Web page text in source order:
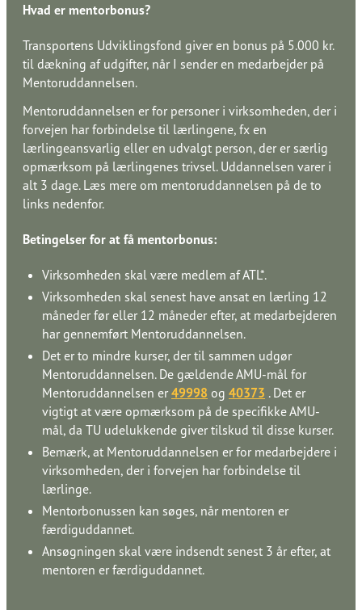
Hvad er mentorbonus?​​​​‌ ‍ ​‍​‍‌‍ ‌ ​‍‌‍‍‌‌‍‌ ‌‍‍‌‌‍ ‍​‍​‍​ ‍‍​‍​‍‌ ​ ‌‍​‌‌‍ ‍‌‍‍‌‌ ‌​‌ ‍‌​‍ ‍‌‍‍‌‌‍ ​‍​‍​‍ ​​‍​‍‌‍‍​‌ ​‍‌‍‌‌‌‍‌‍​‍​‍​ ‍‍​‍​‍‌‍‍​‌ ‌​‌ ‌​‌ ​​‌ ​ ​ ‍‍​‍ ​‍ ‌ ‌​‌ ‌‌​‍ ‍‌ ​ ‌‍​‌‌‍ ‍‌‍‍‌‌ ‌​‌ ‍‌​‍ ‍‌ ​ ‌ ‌​‌ ‌‌‌‍‌​‌‍‍‌‌‍ ​‍ ‌‍‍‌‌‍ ‍‌ ‌​‌‍‌‌‌‍ ‍‌ ‌​​‍ ‌‍‌‌‌‍‌​‌‍‍‌‌ ‌​​‍ ‌‍ ‌‌‍ ‌‍‌​‌‍‌‌​ ‌‌ ​​‌ ​‍‌‍‌‌‌ ​ ‌‍‌‌‌‍ ‍‌ ‌​‌‍​‌‌ ‌​‌‍‍‌‌‍ ‌‍ ‍​ ‍ ‌‍‍‌‌‍‌​​ ‌‌ ​​‌‍​‌‌‍‌ ‌‍‌‌​‍ ‌‌ ‌​‌‍‍‌‌‍ ​‌ ​ ‌‍‍ ‌ ‌‌‌‍‌​​‍ ‌‌ ‌​‌‍‍‌‌‍ ​​‍ ‌‌ ‌‍‌‍‍‌‌ ​‍‌‍‍ ‌ ​ ‌‍ ‌‍ ‌‌‍‍​‌‍‌‌‌‍‌​‌‍‌‌‌ ​‍​ ‍ ‌ ‌​‌ ‍‌‌ ​​‌‍‌‌​ ‌‌ ​​‌‍​‌‌‍‌ ‌‍‌‌​ ‍ ‌ ​​‌‍​‌‌ ‌​‌‍‍​​ ‌‌ ​ ‌‍‌‌‌‍​ ‌ ‌​‌‍‍‌‌‍ ‌‍ ‍‌ ​ ​‍‌‌​ ‌‌‌​​‍‌‌ ‌‍‍ ‌‍‌‌‌ ‍‌​‍‌‌​ ​ ‌​‌​​‍‌‌​ ​ ‌​‌​​‍‌‌​ ​‍​ ​‍​ ​‌​ ‌‍​ ​ ​ ​‍​ ‌‍​ ​‍‌‍​‍‌‍​ ​ ​‌‌‍‌​​ ‌ ‌‍‌‌​‍‌‌​ ​‍​ ​‍​‍‌‌​ ‌‌‌​‌​​‍ ‍‌‍​ ‌‍ ‌‍ ‍‌ ‌​‌‍‌‌‌‍ ‍‌ ‌​​‍‌‌​ ‌‌‌​​‍‌‌ ‌‍‍ ‌‍‌‌‌ ‍‌​‍‌‌​ ​ ‌​‌​​‍‌‌​ ​ ‌​‌​​‍‌‌​ ​‍​ ​‍‌‍​ ​ ‍​‌‍​‍​ ‌‌‌‍​ ‌‍‌‍​ ‌‍​ ‌ ‌‍​‍‌‍​‌‌‍‌‌​ ​​​‍‌‌​ ​‍​ ​‍​‍‌‌​ ‌‌‌​‌​​‍ ‍‌‍​‍‌‍ ​‌‍ ‌‍​ ‌‍‍ ‌ ​ ​‍‌‌​ ‌‌‌​​‍‌‌ ‌‍‍ ‌‍‌‌‌ ‍‌​‍‌‌​ ​ ‌​‌​​‍‌‌​ ​ ‌​‌​​‍‌‌​ ​‍​ ​‍‌‍​ ​ ​‍‌‍​ ​ ‍​​ ​ ​ ​‍‌‍‌‍​ ​‌​ ​ ​ ​‌​ ‍‌​ ‍‌​‍‌‌​ ​‍​ ​‍​‍‌‌​ ‌‌‌​‌​​‍ ‍‌‍​‍‌‍ ‌‍‌​‌ ‍‌​‍‌‌​ ‌‌‌​​‍‌‌ ‌‍‍ ‌‍‌‌‌ ‍‌​‍‌‌​ ​ ‌​‌​​‍‌‌​ ​ ‌​‌​​‍‌‌​ ​‍​ ​‍​ ‌​​ ​​‌‍‌‍​ ​‌​ ‌‍‌‍​‍​ ​ ​ ​​​ ‍‌​ ​​‌‍​ ​ ​​​‍‌‌​ ​‍​ ​‍​‍‌‌​ ‌‌‌​‌​​‍ ‍‌‍​ ‌‍‍​‌‍‍‌‌‍ ​‌‍‌​‌ ​‍‌‍‌‌‌‍ ‍​‍‌‌​ ‌‌‌​​‍‌‌ ‌‍‍ ‌‍‌‌‌ ‍‌​‍‌‌​ ​ ‌​‌​​‍‌‌​ ​ ‌​‌​​‍‌‌​ ​‍​ ​‍​ ‌​​ ‍​​ ​‌‌‍​‌​ ​ ‌‍‌‍‌‍​ ​ ​‌​ ‍​‌‍‌‌​ ​‌‌‍​‍​‍‌‌​ ​‍​ ​‍​‍‌‌​ ‌‌‌​‌​​‍ ‍‌ ‌​‌‍‌‌‌ ‍​‌ ‌​​ ‌‍​‍‌‍​‌‌ ​ ‌‍‌‌‌‌‌‌‌ ​‍‌‍ ​​ ‌‌‍‍​‌ ‌​‌ ‌​‌ ​​‌ ​ ​‍‌‌​ ​ ‌​​‌​‍‌‌​ ​‍‌​‌‍​‍‌‌​ ​‍‌​‌‍‌ ‌​‌ ‌‌​‍ ‍‌ ​ ‌‍​‌‌‍ ‍‌‍‍‌‌ ‌​‌ ‍‌​‍ ‍‌ ​ ‌ ‌​‌ ‌‌‌‍‌​‌‍‍‌‌‍ ​‍‌‍‌‍‍‌‌‍‌​​ ‌‌ ​​‌‍​‌‌‍‌ ‌‍‌‌​‍ ‌‌ ‌​‌‍‍‌‌‍ ​‌ ​ ‌‍‍ ‌ ‌‌‌‍‌​​‍ ‌‌ ‌​‌‍‍‌‌‍ ​​‍ ‌‌ ‌‍‌‍‍‌‌ ​‍‌‍‍ ‌ ​ ‌‍ ‌‍ ‌‌‍‍​‌‍‌‌‌‍‌​‌‍‌‌‌ ​‍​‍‌‍‌ ‌​‌ ‍‌‌ ​​‌‍‌‌​ ‌‌ ​​‌‍​‌‌‍‌ ‌‍‌‌​‍‌‍‌ ​​‌‍​‌‌ ‌​‌‍‍​​ ‌‌ ​ ‌‍‌‌‌‍​ ‌ ‌​‌‍‍‌‌‍ ‌‍ ‍‌ ​ ​‍‌‌​ ‌‌‌​​‍‌‌ ‌‍‍ ‌‍‌‌‌ ‍‌​‍‌‌​ ​ ‌​‌​​‍‌‌​ ​ ‌​‌​​‍‌‌​ ​‍​ ​‍​ ​‌​ ‌‍​ ​ ​ ​‍​ ‌‍​ ​‍‌‍​‍‌‍​ ​ ​‌‌‍‌​​ ‌ ‌‍‌‌​‍‌‌​ ​‍​ ​‍​‍‌‌​ ‌‌‌​‌​​‍ ‍‌‍​ ‌‍ ‌‍ ‍‌ ‌​‌‍‌‌‌‍ ‍‌ ‌​​‍‌‌​ ‌‌‌​​‍‌‌ ‌‍‍ ‌‍‌‌‌ ‍‌​‍‌‌​ ​ ‌​‌​​‍‌‌​ ​ ‌​‌​​‍‌‌​ ​‍​ ​‍‌‍​ ​ ‍​‌‍​‍​ ‌‌‌‍​ ‌‍‌‍​ ‌‍​ ‌ ‌‍​‍‌‍​‌‌‍‌‌​ ​​​‍‌‌​ ​‍​ ​‍​‍‌‌​ ‌‌‌​‌​​‍ ‍‌‍​‍‌‍ ​‌‍ ‌‍​ ‌‍‍ ‌ ​ ​‍‌‌​ ‌‌‌​​‍‌‌ ‌‍‍ ‌‍‌‌‌ ‍‌​‍‌‌​ ​ ‌​‌​​‍‌‌​ ​ ‌​‌​​‍‌‌​ ​‍​ ​‍‌‍​ ​ ​‍‌‍​ ​ ‍​​ ​ ​ ​‍‌‍‌‍​ ​‌​ ​ ​ ​‌​ ‍‌​ ‍‌​‍‌‌​ ​‍​ ​‍​‍‌‌​ ‌‌‌​‌​​‍ ‍‌‍​‍‌‍ ‌‍‌​‌ ‍‌​‍‌‌​ ‌‌‌​​‍‌‌ ‌‍‍ ‌‍‌‌‌ ‍‌​‍‌‌​ ​ ‌​‌​​‍‌‌​ ​ ‌​‌​​‍‌‌​ ​‍​ ​‍​ ‌​​ ​​‌‍‌‍​ ​‌​ ‌‍‌‍​‍​ ​ ​ ​​​ ‍‌​ ​​‌‍​ ​ ​​​‍‌‌​ ​‍​ ​‍​‍‌‌​ ‌‌‌​‌​​‍ ‍‌‍​ ‌‍‍​‌‍‍‌‌‍ ​‌‍‌​‌ ​‍‌‍‌‌‌‍ ‍​‍‌‌​ ‌‌‌​​‍‌‌ ‌‍‍ ‌‍‌‌‌ ‍‌​‍‌‌​ ​ ‌​‌​​‍‌‌​ ​ ‌​‌​​‍‌‌​ ​‍​ ​‍​ ‌​​ ‍​​ ​‌‌‍​‌​ ​ ‌‍‌‍‌‍​ ​ ​‌​ ‍​‌‍‌‌​ ​‌‌‍​‍​‍‌‌​ ​‍​ ​‍​‍‌‌​ ‌‌‌​‌​​‍ ‍‌ ‌​‌‍‌‌‌ ‍​‌ ‌​​‍‌‍‌ ​​‌‍‌‌‌ ​‍‌ ​ ‌ ​​‌‍‌‌‌‍​ ‌ ‌​‌‍‍‌‌ ‌‍‌‍‌‌​ ‌‌ ​​‌ ‌‌‌‍​‍‌‍ ​‌‍‍‌‌ ​ ‌‍‍​‌‍‌‌‌‍‌​​‍​‍‌ ‌
Transportens Udviklingsfond giver en bonus på 5.000 kr.
til dækning af udgifter, når I sender en medarbejder på
Mentoruddannelsen.​​​​‌ ‍ ​‍​‍‌‍ ‌ ​‍‌‍‍‌‌‍‌ ‌‍‍‌‌‍ ‍​‍​‍​ ‍‍​‍​‍‌ ​ ‌‍​‌‌‍ ‍‌‍‍‌‌ ‌​‌ ‍‌​‍ ‍‌‍‍‌‌‍ ​‍​‍​‍ ​​‍​‍‌‍‍​‌ ​‍‌‍‌‌‌‍‌‍​‍​‍​ ‍‍​‍​‍‌‍‍​‌ ‌​‌ ‌​‌ ​​‌ ​ ​ ‍‍​‍ ​‍ ‌ ‌​‌ ‌‌​‍ ‍‌ ​ ‌‍​‌‌‍ ‍‌‍‍‌‌ ‌​‌ ‍‌​‍ ‍‌ ​ ‌ ‌​‌ ‌‌‌‍‌​‌‍‍‌‌‍ ​‍ ‌‍‍‌‌‍ ‍‌ ‌​‌‍‌‌‌‍ ‍‌ ‌​​‍ ‌‍‌‌‌‍‌​‌‍‍‌‌ ‌​​‍ ‌‍ ‌‌‍ ‌‍‌​‌‍‌‌​ ‌‌ ​​‌ ​‍‌‍‌‌‌ ​ ‌‍‌‌‌‍ ‍‌ ‌​‌‍​‌‌ ‌​‌‍‍‌‌‍ ‌‍ ‍​ ‍ ‌‍‍‌‌‍‌​​ ‌‌ ​​‌‍​‌‌‍‌ ‌‍‌‌​‍ ‌‌ ‌​‌‍‍‌‌‍ ​‌ ​ ‌‍‍ ‌ ‌‌‌‍‌​​‍ ‌‌ ‌​‌‍‍‌‌‍ ​​‍ ‌‌ ‌‍‌‍‍‌‌ ​‍‌‍‍ ‌ ​ ‌‍ ‌‍ ‌‌‍‍​‌‍‌‌‌‍‌​‌‍‌‌‌ ​‍​ ‍ ‌ ‌​‌ ‍‌‌ ​​‌‍‌‌​ ‌‌ ​​‌‍​‌‌‍‌ ‌‍‌‌​ ‍ ‌ ​​‌‍​‌‌ ‌​‌‍‍​​ ‌‌ ​ ‌‍‌‌‌‍​ ‌ ‌​‌‍‍‌‌‍ ‌‍ ‍‌ ​ ​‍‌‌​ ‌‌‌​​‍‌‌ ‌‍‍ ‌‍‌‌‌ ‍‌​‍‌‌​ ​ ‌​‌​​‍‌‌​ ​ ‌​‌​​‍‌‌​ ​‍​ ​‍​ ​‌​ ‌‍​ ​ ​ ​‍​ ‌‍​ ​‍‌‍​‍‌‍​ ​ ​‌‌‍‌​​ ‌ ‌‍‌‌​‍‌‌​ ​‍​ ​‍​‍‌‌​ ‌‌‌​‌​​‍ ‍‌‍​ ‌‍ ‌‍ ‍‌ ‌​‌‍‌‌‌‍ ‍‌ ‌​​‍‌‌​ ‌‌‌​​‍‌‌ ‌‍‍ ‌‍‌‌‌ ‍‌​‍‌‌​ ​ ‌​‌​​‍‌‌​ ​ ‌​‌​​‍‌‌​ ​‍​ ​‍‌‍​ ​ ‍​‌‍​‍​ ‌‌‌‍​ ‌‍‌‍​ ‌‍​ ‌ ‌‍​‍‌‍​‌‌‍‌‌​ ​​​‍‌‌​ ​‍​ ​‍​‍‌‌​ ‌‌‌​‌​​‍ ‍‌‍​‍‌‍ ​‌‍ ‌‍​ ‌‍‍ ‌ ​ ​‍‌‌​ ‌‌‌​​‍‌‌ ‌‍‍ ‌‍‌‌‌ ‍‌​‍‌‌​ ​ ‌​‌​​‍‌‌​ ​ ‌​‌​​‍‌‌​ ​‍​ ​‍‌‍​ ​ ​‍‌‍​ ​ ‍​​ ​ ​ ​‍‌‍‌‍​ ​‌​ ​ ​ ​‌​ ‍‌​ ‍‌​‍‌‌​ ​‍​ ​‍​‍‌‌​ ‌‌‌​‌​​‍ ‍‌‍​‍‌‍ ‌‍‌​‌ ‍‌​‍‌‌​ ‌‌‌​​‍‌‌ ‌‍‍ ‌‍‌‌‌ ‍‌​‍‌‌​ ​ ‌​‌​​‍‌‌​ ​ ‌​‌​​‍‌‌​ ​‍​ ​‍​ ‌‍​ ‍​‌‍‌‌‌‍‌​​ ​ ​ ​‌​ ‍​​ ‌‌​ ​‍​ ‌‍​ ​​‌‍‌‍​‍‌‌​ ​‍​ ​‍​‍‌‌​ ‌‌‌​‌​​‍ ‍‌‍​ ‌‍‍​‌‍‍‌‌‍ ​‌‍‌​‌ ​‍‌‍‌‌‌‍ ‍​‍‌‌​ ‌‌‌​​‍‌‌ ‌‍‍ ‌‍‌‌‌ ‍‌​‍‌‌​ ​ ‌​‌​​‍‌‌​ ​ ‌​‌​​‍‌‌​ ​‍​ ​‍​ ‌​‌‍​‌​ ‌‍​ ​ ​ ​ ​ ‍‌​ ‍​‌‍​ ‌‍‌‍‌‍​ ​ ​‍‌‍​‍​‍‌‌​ ​‍​ ​‍​‍‌‌​ ‌‌‌​‌​​‍ ‍‌ ‌​‌‍‌‌‌ ‍​‌ ‌​​ ‌‍​‍‌‍​‌‌ ​ ‌‍‌‌‌‌‌‌‌ ​‍‌‍ ​​ ‌‌‍‍​‌ ‌​‌ ‌​‌ ​​‌ ​ ​‍‌‌​ ​ ‌​​‌​‍‌‌​ ​‍‌​‌‍​‍‌‌​ ​‍‌​‌‍‌ ‌​‌ ‌‌​‍ ‍‌ ​ ‌‍​‌‌‍ ‍‌‍‍‌‌ ‌​‌ ‍‌​‍ ‍‌ ​ ‌ ‌​‌ ‌‌‌‍‌​‌‍‍‌‌‍ ​‍‌‍‌‍‍‌‌‍‌​​ ‌‌ ​​‌‍​‌‌‍‌ ‌‍‌‌​‍ ‌‌ ‌​‌‍‍‌‌‍ ​‌ ​ ‌‍‍ ‌ ‌‌‌‍‌​​‍ ‌‌ ‌​‌‍‍‌‌‍ ​​‍ ‌‌ ‌‍‌‍‍‌‌ ​‍‌‍‍ ‌ ​ ‌‍ ‌‍ ‌‌‍‍​‌‍‌‌‌‍‌​‌‍‌‌‌ ​‍​‍‌‍‌ ‌​‌ ‍‌‌ ​​‌‍‌‌​ ‌‌ ​​‌‍​‌‌‍‌ ‌‍‌‌​‍‌‍‌ ​​‌‍​‌‌ ‌​‌‍‍​​ ‌‌ ​ ‌‍‌‌‌‍​ ‌ ‌​‌‍‍‌‌‍ ‌‍ ‍‌ ​ ​‍‌‌​ ‌‌‌​​‍‌‌ ‌‍‍ ‌‍‌‌‌ ‍‌​‍‌‌​ ​ ‌​‌​​‍‌‌​ ​ ‌​‌​​‍‌‌​ ​‍​ ​‍​ ​‌​ ‌‍​ ​ ​ ​‍​ ‌‍​ ​‍‌‍​‍‌‍​ ​ ​‌‌‍‌​​ ‌ ‌‍‌‌​‍‌‌​ ​‍​ ​‍​‍‌‌​ ‌‌‌​‌​​‍ ‍‌‍​ ‌‍ ‌‍ ‍‌ ‌​‌‍‌‌‌‍ ‍‌ ‌​​‍‌‌​ ‌‌‌​​‍‌‌ ‌‍‍ ‌‍‌‌‌ ‍‌​‍‌‌​ ​ ‌​‌​​‍‌‌​ ​ ‌​‌​​‍‌‌​ ​‍​ ​‍‌‍​ ​ ‍​‌‍​‍​ ‌‌‌‍​ ‌‍‌‍​ ‌‍​ ‌ ‌‍​‍‌‍​‌‌‍‌‌​ ​​​‍‌‌​ ​‍​ ​‍​‍‌‌​ ‌‌‌​‌​​‍ ‍‌‍​‍‌‍ ​‌‍ ‌‍​ ‌‍‍ ‌ ​ ​‍‌‌​ ‌‌‌​​‍‌‌ ‌‍‍ ‌‍‌‌‌ ‍‌​‍‌‌​ ​ ‌​‌​​‍‌‌​ ​ ‌​‌​​‍‌‌​ ​‍​ ​‍‌‍​ ​ ​‍‌‍​ ​ ‍​​ ​ ​ ​‍‌‍‌‍​ ​‌​ ​ ​ ​‌​ ‍‌​ ‍‌​‍‌‌​ ​‍​ ​‍​‍‌‌​ ‌‌‌​‌​​‍ ‍‌‍​‍‌‍ ‌‍‌​‌ ‍‌​‍‌‌​ ‌‌‌​​‍‌‌ ‌‍‍ ‌‍‌‌‌ ‍‌​‍‌‌​ ​ ‌​‌​​‍‌‌​ ​ ‌​‌​​‍‌‌​ ​‍​ ​‍​ ‌‍​ ‍​‌‍‌‌‌‍‌​​ ​ ​ ​‌​ ‍​​ ‌‌​ ​‍​ ‌‍​ ​​‌‍‌‍​‍‌‌​ ​‍​ ​‍​‍‌‌​ ‌‌‌​‌​​‍ ‍‌‍​ ‌‍‍​‌‍‍‌‌‍ ​‌‍‌​‌ ​‍‌‍‌‌‌‍ ‍​‍‌‌​ ‌‌‌​​‍‌‌ ‌‍‍ ‌‍‌‌‌ ‍‌​‍‌‌​ ​ ‌​‌​​‍‌‌​ ​ ‌​‌​​‍‌‌​ ​‍​ ​‍​ ‌​‌‍​‌​ ‌‍​ ​ ​ ​ ​ ‍‌​ ‍​‌‍​ ‌‍‌‍‌‍​ ​ ​‍‌‍​‍​‍‌‌​ ​‍​ ​‍​‍‌‌​ ‌‌‌​‌​​‍ ‍‌ ‌​‌‍‌‌‌ ‍​‌ ‌​​‍‌‍‌ ​​‌‍‌‌‌ ​‍‌ ​ ‌ ​​‌‍‌‌‌‍​ ‌ ‌​‌‍‍‌‌ ‌‍‌‍‌‌​ ‌‌ ​​‌ ‌‌‌‍​‍‌‍ ​‌‍‍‌‌ ​ ‌‍‍​‌‍‌‌‌‍‌​​‍​‍‌ ‌
Mentoruddannelsen er for personer i virksomheden, der i
forvejen har forbindelse til lærlingene, fx en
lærlingeansvarlig eller en udvalgt person, der er særlig
opmærksom på lærlingenes trivsel. Uddannelsen varer i
alt 3 dage. Læs mere om mentoruddannelsen på de to
links nedenfor.​​​​‌ ‍ ​‍​‍‌‍ ‌ ​‍‌‍‍‌‌‍‌ ‌‍‍‌‌‍ ‍​‍​‍​ ‍‍​‍​‍‌ ​ ‌‍​‌‌‍ ‍‌‍‍‌‌ ‌​‌ ‍‌​‍ ‍‌‍‍‌‌‍ ​‍​‍​‍ ​​‍​‍‌‍‍​‌ ​‍‌‍‌‌‌‍‌‍​‍​‍​ ‍‍​‍​‍‌‍‍​‌ ‌​‌ ‌​‌ ​​‌ ​ ​ ‍‍​‍ ​‍ ‌ ‌​‌ ‌‌​‍ ‍‌ ​ ‌‍​‌‌‍ ‍‌‍‍‌‌ ‌​‌ ‍‌​‍ ‍‌ ​ ‌ ‌​‌ ‌‌‌‍‌​‌‍‍‌‌‍ ​‍ ‌‍‍‌‌‍ ‍‌ ‌​‌‍‌‌‌‍ ‍‌ ‌​​‍ ‌‍‌‌‌‍‌​‌‍‍‌‌ ‌​​‍ ‌‍ ‌‌‍ ‌‍‌​‌‍‌‌​ ‌‌ ​​‌ ​‍‌‍‌‌‌ ​ ‌‍‌‌‌‍ ‍‌ ‌​‌‍​‌‌ ‌​‌‍‍‌‌‍ ‌‍ ‍​ ‍ ‌‍‍‌‌‍‌​​ ‌‌ ​​‌‍​‌‌‍‌ ‌‍‌‌​‍ ‌‌ ‌​‌‍‍‌‌‍ ​‌ ​ ‌‍‍ ‌ ‌‌‌‍‌​​‍ ‌‌ ‌​‌‍‍‌‌‍ ​​‍ ‌‌ ‌‍‌‍‍‌‌ ​‍‌‍‍ ‌ ​ ‌‍ ‌‍ ‌‌‍‍​‌‍‌‌‌‍‌​‌‍‌‌‌ ​‍​ ‍ ‌ ‌​‌ ‍‌‌ ​​‌‍‌‌​ ‌‌ ​​‌‍​‌‌‍‌ ‌‍‌‌​ ‍ ‌ ​​‌‍​‌‌ ‌​‌‍‍​​ ‌‌ ​ ‌‍‌‌‌‍​ ‌ ‌​‌‍‍‌‌‍ ‌‍ ‍‌ ​ ​‍‌‌​ ‌‌‌​​‍‌‌ ‌‍‍ ‌‍‌‌‌ ‍‌​‍‌‌​ ​ ‌​‌​​‍‌‌​ ​ ‌​‌​​‍‌‌​ ​‍​ ​‍​ ​‌​ ‌‍​ ​ ​ ​‍​ ‌‍​ ​‍‌‍​‍‌‍​ ​ ​‌‌‍‌​​ ‌ ‌‍‌‌​‍‌‌​ ​‍​ ​‍​‍‌‌​ ‌‌‌​‌​​‍ ‍‌‍​ ‌‍ ‌‍ ‍‌ ‌​‌‍‌‌‌‍ ‍‌ ‌​​‍‌‌​ ‌‌‌​​‍‌‌ ‌‍‍ ‌‍‌‌‌ ‍‌​‍‌‌​ ​ ‌​‌​​‍‌‌​ ​ ‌​‌​​‍‌‌​ ​‍​ ​‍‌‍​ ​ ‍​‌‍​‍​ ‌‌‌‍​ ‌‍‌‍​ ‌‍​ ‌ ‌‍​‍‌‍​‌‌‍‌‌​ ​​​‍‌‌​ ​‍​ ​‍​‍‌‌​ ‌‌‌​‌​​‍ ‍‌‍​‍‌‍ ​‌‍ ‌‍​ ‌‍‍ ‌ ​ ​‍‌‌​ ‌‌‌​​‍‌‌ ‌‍‍ ‌‍‌‌‌ ‍‌​‍‌‌​ ​ ‌​‌​​‍‌‌​ ​ ‌​‌​​‍‌‌​ ​‍​ ​‍‌‍​ ​ ​‍‌‍​ ​ ‍​​ ​ ​ ​‍‌‍‌‍​ ​‌​ ​ ​ ​‌​ ‍‌​ ‍‌​‍‌‌​ ​‍​ ​‍​‍‌‌​ ‌‌‌​‌​​‍ ‍‌‍​‍‌‍ ‌‍‌​‌ ‍‌​‍‌‌​ ‌‌‌​​‍‌‌ ‌‍‍ ‌‍‌‌‌ ‍‌​‍‌‌​ ​ ‌​‌​​‍‌‌​ ​ ‌​‌​​‍‌‌​ ​‍​ ​‍​ ‌‍‌‍‌‍‌‍​‌‌‍‌‌​ ‌​​ ‍‌​ ​‍‌‍‌​‌‍‌‍​ ​​‌‍‌‍​ ‍​​‍‌‌​ ​‍​ ​‍​‍‌‌​ ‌‌‌​‌​​‍ ‍‌‍​ ‌‍‍​‌‍‍‌‌‍ ​‌‍‌​‌ ​‍‌‍‌‌‌‍ ‍​‍‌‌​ ‌‌‌​​‍‌‌ ‌‍‍ ‌‍‌‌‌ ‍‌​‍‌‌​ ​ ‌​‌​​‍‌‌​ ​ ‌​‌​​‍‌‌​ ​‍​ ​‍​ ‍‌​ ‍​‌‍‌‍‌‍​ ‌‍​‍​ ​ ‌‍​‍​ ​ ​ ‌‌​ ‍​‌‍‌​​ ‍‌​‍‌‌​ ​‍​ ​‍​‍‌‌​ ‌‌‌​‌​​‍ ‍‌ ‌​‌‍‌‌‌ ‍​‌ ‌​​ ‌‍​‍‌‍​‌‌ ​ ‌‍‌‌‌‌‌‌‌ ​‍‌‍ ​​ ‌‌‍‍​‌ ‌​‌ ‌​‌ ​​‌ ​ ​‍‌‌​ ​ ‌​​‌​‍‌‌​ ​‍‌​‌‍​‍‌‌​ ​‍‌​‌‍‌ ‌​‌ ‌‌​‍ ‍‌ ​ ‌‍​‌‌‍ ‍‌‍‍‌‌ ‌​‌ ‍‌​‍ ‍‌ ​ ‌ ‌​‌ ‌‌‌‍‌​‌‍‍‌‌‍ ​‍‌‍‌‍‍‌‌‍‌​​ ‌‌ ​​‌‍​‌‌‍‌ ‌‍‌‌​‍ ‌‌ ‌​‌‍‍‌‌‍ ​‌ ​ ‌‍‍ ‌ ‌‌‌‍‌​​‍ ‌‌ ‌​‌‍‍‌‌‍ ​​‍ ‌‌ ‌‍‌‍‍‌‌ ​‍‌‍‍ ‌ ​ ‌‍ ‌‍ ‌‌‍‍​‌‍‌‌‌‍‌​‌‍‌‌‌ ​‍​‍‌‍‌ ‌​‌ ‍‌‌ ​​‌‍‌‌​ ‌‌ ​​‌‍​‌‌‍‌ ‌‍‌‌​‍‌‍‌ ​​‌‍​‌‌ ‌​‌‍‍​​ ‌‌ ​ ‌‍‌‌‌‍​ ‌ ‌​‌‍‍‌‌‍ ‌‍ ‍‌ ​ ​‍‌‌​ ‌‌‌​​‍‌‌ ‌‍‍ ‌‍‌‌‌ ‍‌​‍‌‌​ ​ ‌​‌​​‍‌‌​ ​ ‌​‌​​‍‌‌​ ​‍​ ​‍​ ​‌​ ‌‍​ ​ ​ ​‍​ ‌‍​ ​‍‌‍​‍‌‍​ ​ ​‌‌‍‌​​ ‌ ‌‍‌‌​‍‌‌​ ​‍​ ​‍​‍‌‌​ ‌‌‌​‌​​‍ ‍‌‍​ ‌‍ ‌‍ ‍‌ ‌​‌‍‌‌‌‍ ‍‌ ‌​​‍‌‌​ ‌‌‌​​‍‌‌ ‌‍‍ ‌‍‌‌‌ ‍‌​‍‌‌​ ​ ‌​‌​​‍‌‌​ ​ ‌​‌​​‍‌‌​ ​‍​ ​‍‌‍​ ​ ‍​‌‍​‍​ ‌‌‌‍​ ‌‍‌‍​ ‌‍​ ‌ ‌‍​‍‌‍​‌‌‍‌‌​ ​​​‍‌‌​ ​‍​ ​‍​‍‌‌​ ‌‌‌​‌​​‍ ‍‌‍​‍‌‍ ​‌‍ ‌‍​ ‌‍‍ ‌ ​ ​‍‌‌​ ‌‌‌​​‍‌‌ ‌‍‍ ‌‍‌‌‌ ‍‌​‍‌‌​ ​ ‌​‌​​‍‌‌​ ​ ‌​‌​​‍‌‌​ ​‍​ ​‍‌‍​ ​ ​‍‌‍​ ​ ‍​​ ​ ​ ​‍‌‍‌‍​ ​‌​ ​ ​ ​‌​ ‍‌​ ‍‌​‍‌‌​ ​‍​ ​‍​‍‌‌​ ‌‌‌​‌​​‍ ‍‌‍​‍‌‍ ‌‍‌​‌ ‍‌​‍‌‌​ ‌‌‌​​‍‌‌ ‌‍‍ ‌‍‌‌‌ ‍‌​‍‌‌​ ​ ‌​‌​​‍‌‌​ ​ ‌​‌​​‍‌‌​ ​‍​ ​‍​ ‌‍‌‍‌‍‌‍​‌‌‍‌‌​ ‌​​ ‍‌​ ​‍‌‍‌​‌‍‌‍​ ​​‌‍‌‍​ ‍​​‍‌‌​ ​‍​ ​‍​‍‌‌​ ‌‌‌​‌​​‍ ‍‌‍​ ‌‍‍​‌‍‍‌‌‍ ​‌‍‌​‌ ​‍‌‍‌‌‌‍ ‍​‍‌‌​ ‌‌‌​​‍‌‌ ‌‍‍ ‌‍‌‌‌ ‍‌​‍‌‌​ ​ ‌​‌​​‍‌‌​ ​ ‌​‌​​‍‌‌​ ​‍​ ​‍​ ‍‌​ ‍​‌‍‌‍‌‍​ ‌‍​‍​ ​ ‌‍​‍​ ​ ​ ‌‌​ ‍​‌‍‌​​ ‍‌​‍‌‌​ ​‍​ ​‍​‍‌‌​ ‌‌‌​‌​​‍ ‍‌ ‌​‌‍‌‌‌ ‍​‌ ‌​​‍‌‍‌ ​​‌‍‌‌‌ ​‍‌ ​ ‌ ​​‌‍‌‌‌‍​ ‌ ‌​‌‍‍‌‌ ‌‍‌‍‌‌​ ‌‌ ​​‌ ‌‌‌‍​‍‌‍ ​‌‍‍‌‌ ​ ‌‍‍​‌‍‌‌‌‍‌​​‍​‍‌ ‌
Betingelser for at få mentorbonus:​​​​‌ ‍ ​‍​‍‌‍ ‌ ​‍‌‍‍‌‌‍‌ ‌‍‍‌‌‍ ‍​‍​‍​ ‍‍​‍​‍‌ ​ ‌‍​‌‌‍ ‍‌‍‍‌‌ ‌​‌ ‍‌​‍ ‍‌‍‍‌‌‍ ​‍​‍​‍ ​​‍​‍‌‍‍​‌ ​‍‌‍‌‌‌‍‌‍​‍​‍​ ‍‍​‍​‍‌‍‍​‌ ‌​‌ ‌​‌ ​​‌ ​ ​ ‍‍​‍ ​‍ ‌ ‌​‌ ‌‌​‍ ‍‌ ​ ‌‍​‌‌‍ ‍‌‍‍‌‌ ‌​‌ ‍‌​‍ ‍‌ ​ ‌ ‌​‌ ‌‌‌‍‌​‌‍‍‌‌‍ ​‍ ‌‍‍‌‌‍ ‍‌ ‌​‌‍‌‌‌‍ ‍‌ ‌​​‍ ‌‍‌‌‌‍‌​‌‍‍‌‌ ‌​​‍ ‌‍ ‌‌‍ ‌‍‌​‌‍‌‌​ ‌‌ ​​‌ ​‍‌‍‌‌‌ ​ ‌‍‌‌‌‍ ‍‌ ‌​‌‍​‌‌ ‌​‌‍‍‌‌‍ ‌‍ ‍​ ‍ ‌‍‍‌‌‍‌​​ ‌‌ ​​‌‍​‌‌‍‌ ‌‍‌‌​‍ ‌‌ ‌​‌‍‍‌‌‍ ​‌ ​ ‌‍‍ ‌ ‌‌‌‍‌​​‍ ‌‌ ‌​‌‍‍‌‌‍ ​​‍ ‌‌ ‌‍‌‍‍‌‌ ​‍‌‍‍ ‌ ​ ‌‍ ‌‍ ‌‌‍‍​‌‍‌‌‌‍‌​‌‍‌‌‌ ​‍​ ‍ ‌ ‌​‌ ‍‌‌ ​​‌‍‌‌​ ‌‌ ​​‌‍​‌‌‍‌ ‌‍‌‌​ ‍ ‌ ​​‌‍​‌‌ ‌​‌‍‍​​ ‌‌ ​ ‌‍‌‌‌‍​ ‌ ‌​‌‍‍‌‌‍ ‌‍ ‍‌ ​ ​‍‌‌​ ‌‌‌​​‍‌‌ ‌‍‍ ‌‍‌‌‌ ‍‌​‍‌‌​ ​ ‌​‌​​‍‌‌​ ​ ‌​‌​​‍‌‌​ ​‍​ ​‍​ ​‌​ ‌‍​ ​ ​ ​‍​ ‌‍​ ​‍‌‍​‍‌‍​ ​ ​‌‌‍‌​​ ‌ ‌‍‌‌​‍‌‌​ ​‍​ ​‍​‍‌‌​ ‌‌‌​‌​​‍ ‍‌‍​ ‌‍ ‌‍ ‍‌ ‌​‌‍‌‌‌‍ ‍‌ ‌​​‍‌‌​ ‌‌‌​​‍‌‌ ‌‍‍ ‌‍‌‌‌ ‍‌​‍‌‌​ ​ ‌​‌​​‍‌‌​ ​ ‌​‌​​‍‌‌​ ​‍​ ​‍‌‍​ ​ ‍​‌‍​‍​ ‌‌‌‍​ ‌‍‌‍​ ‌‍​ ‌ ‌‍​‍‌‍​‌‌‍‌‌​ ​​​‍‌‌​ ​‍​ ​‍​‍‌‌​ ‌‌‌​‌​​‍ ‍‌‍​‍‌‍ ​‌‍ ‌‍​ ‌‍‍ ‌ ​ ​‍‌‌​ ‌‌‌​​‍‌‌ ‌‍‍ ‌‍‌‌‌ ‍‌​‍‌‌​ ​ ‌​‌​​‍‌‌​ ​ ‌​‌​​‍‌‌​ ​‍​ ​‍‌‍​ ​ ​‍‌‍​ ​ ‍​​ ​ ​ ​‍‌‍‌‍​ ​‌​ ​ ​ ​‌​ ‍‌​ ‍‌​‍‌‌​ ​‍​ ​‍​‍‌‌​ ‌‌‌​‌​​‍ ‍‌‍​‍‌‍ ‌‍‌​‌ ‍‌​‍‌‌​ ‌‌‌​​‍‌‌ ‌‍‍ ‌‍‌‌‌ ‍‌​‍‌‌​ ​ ‌​‌​​‍‌‌​ ​ ‌​‌​​‍‌‌​ ​‍​ ​‍​ ‍‌‌‍​ ​ ‌ ​ ​​‌‍​‍‌‍​‍‌‍​‍‌‍​‍​ ‌ ​ ​‍​ ​ ‌‍‌‍​‍‌‌​ ​‍​ ​‍​‍‌‌​ ‌‌‌​‌​​‍ ‍‌‍​ ‌‍‍​‌‍‍‌‌‍ ​‌‍‌​‌ ​‍‌‍‌‌‌‍ ‍​‍‌‌​ ‌‌‌​​‍‌‌ ‌‍‍ ‌‍‌‌‌ ‍‌​‍‌‌​ ​ ‌​‌​​‍‌‌​ ​ ‌​‌​​‍‌‌​ ​‍​ ​‍‌‍‌‍‌‍‌‍‌‍​‍​ ​‍​ ‍​​ ‌‌​ ​​‌‍‌‌‌‍‌‌​ ​ ‌‍‌​​ ‌‌​‍‌‌​ ​‍​ ​‍​‍‌‌​ ‌‌‌​‌​​‍ ‍‌ ‌​‌‍‌‌‌ ‍​‌ ‌​​ ‌‍​‍‌‍​‌‌ ​ ‌‍‌‌‌‌‌‌‌ ​‍‌‍ ​​ ‌‌‍‍​‌ ‌​‌ ‌​‌ ​​‌ ​ ​‍‌‌​ ​ ‌​​‌​‍‌‌​ ​‍‌​‌‍​‍‌‌​ ​‍‌​‌‍‌ ‌​‌ ‌‌​‍ ‍‌ ​ ‌‍​‌‌‍ ‍‌‍‍‌‌ ‌​‌ ‍‌​‍ ‍‌ ​ ‌ ‌​‌ ‌‌‌‍‌​‌‍‍‌‌‍ ​‍‌‍‌‍‍‌‌‍‌​​ ‌‌ ​​‌‍​‌‌‍‌ ‌‍‌‌​‍ ‌‌ ‌​‌‍‍‌‌‍ ​‌ ​ ‌‍‍ ‌ ‌‌‌‍‌​​‍ ‌‌ ‌​‌‍‍‌‌‍ ​​‍ ‌‌ ‌‍‌‍‍‌‌ ​‍‌‍‍ ‌ ​ ‌‍ ‌‍ ‌‌‍‍​‌‍‌‌‌‍‌​‌‍‌‌‌ ​‍​‍‌‍‌ ‌​‌ ‍‌‌ ​​‌‍‌‌​ ‌‌ ​​‌‍​‌‌‍‌ ‌‍‌‌​‍‌‍‌ ​​‌‍​‌‌ ‌​‌‍‍​​ ‌‌ ​ ‌‍‌‌‌‍​ ‌ ‌​‌‍‍‌‌‍ ‌‍ ‍‌ ​ ​‍‌‌​ ‌‌‌​​‍‌‌ ‌‍‍ ‌‍‌‌‌ ‍‌​‍‌‌​ ​ ‌​‌​​‍‌‌​ ​ ‌​‌​​‍‌‌​ ​‍​ ​‍​ ​‌​ ‌‍​ ​ ​ ​‍​ ‌‍​ ​‍‌‍​‍‌‍​ ​ ​‌‌‍‌​​ ‌ ‌‍‌‌​‍‌‌​ ​‍​ ​‍​‍‌‌​ ‌‌‌​‌​​‍ ‍‌‍​ ‌‍ ‌‍ ‍‌ ‌​‌‍‌‌‌‍ ‍‌ ‌​​‍‌‌​ ‌‌‌​​‍‌‌ ‌‍‍ ‌‍‌‌‌ ‍‌​‍‌‌​ ​ ‌​‌​​‍‌‌​ ​ ‌​‌​​‍‌‌​ ​‍​ ​‍‌‍​ ​ ‍​‌‍​‍​ ‌‌‌‍​ ‌‍‌‍​ ‌‍​ ‌ ‌‍​‍‌‍​‌‌‍‌‌​ ​​​‍‌‌​ ​‍​ ​‍​‍‌‌​ ‌‌‌​‌​​‍ ‍‌‍​‍‌‍ ​‌‍ ‌‍​ ‌‍‍ ‌ ​ ​‍‌‌​ ‌‌‌​​‍‌‌ ‌‍‍ ‌‍‌‌‌ ‍‌​‍‌‌​ ​ ‌​‌​​‍‌‌​ ​ ‌​‌​​‍‌‌​ ​‍​ ​‍‌‍​ ​ ​‍‌‍​ ​ ‍​​ ​ ​ ​‍‌‍‌‍​ ​‌​ ​ ​ ​‌​ ‍‌​ ‍‌​‍‌‌​ ​‍​ ​‍​‍‌‌​ ‌‌‌​‌​​‍ ‍‌‍​‍‌‍ ‌‍‌​‌ ‍‌​‍‌‌​ ‌‌‌​​‍‌‌ ‌‍‍ ‌‍‌‌‌ ‍‌​‍‌‌​ ​ ‌​‌​​‍‌‌​ ​ ‌​‌​​‍‌‌​ ​‍​ ​‍​ ‍‌‌‍​ ​ ‌ ​ ​​‌‍​‍‌‍​‍‌‍​‍‌‍​‍​ ‌ ​ ​‍​ ​ ‌‍‌‍​‍‌‌​ ​‍​ ​‍​‍‌‌​ ‌‌‌​‌​​‍ ‍‌‍​ ‌‍‍​‌‍‍‌‌‍ ​‌‍‌​‌ ​‍‌‍‌‌‌‍ ‍​‍‌‌​ ‌‌‌​​‍‌‌ ‌‍‍ ‌‍‌‌‌ ‍‌​‍‌‌​ ​ ‌​‌​​‍‌‌​ ​ ‌​‌​​‍‌‌​ ​‍​ ​‍‌‍‌‍‌‍‌‍‌‍​‍​ ​‍​ ‍​​ ‌‌​ ​​‌‍‌‌‌‍‌‌​ ​ ‌‍‌​​ ‌‌​‍‌‌​ ​‍​ ​‍​‍‌‌​ ‌‌‌​‌​​‍ ‍‌ ‌​‌‍‌‌‌ ‍​‌ ‌​​‍‌‍‌ ​​‌‍‌‌‌ ​‍‌ ​ ‌ ​​‌‍‌‌‌‍​ ‌ ‌​‌‍‍‌‌ ‌‍‌‍‌‌​ ‌‌ ​​‌ ‌‌‌‍​‍‌‍ ​‌‍‍‌‌ ​ ‌‍‍​‌‍‌‌‌‍‌​​‍​‍‌ ‌
Virksomheden skal være medlem af ATL*.​​​​‌ ‍ ​‍​‍‌‍ ‌ ​‍‌‍‍‌‌‍‌ ‌‍‍‌‌‍ ‍​‍​‍​ ‍‍​‍​‍‌ ​ ‌‍​‌‌‍ ‍‌‍‍‌‌ ‌​‌ ‍‌​‍ ‍‌‍‍‌‌‍ ​‍​‍​‍ ​​‍​‍‌‍‍​‌ ​‍‌‍‌‌‌‍‌‍​‍​‍​ ‍‍​‍​‍‌‍‍​‌ ‌​‌ ‌​‌ ​​‌ ​ ​ ‍‍​‍ ​‍ ‌ ‌​‌ ‌‌​‍ ‍‌ ​ ‌‍​‌‌‍ ‍‌‍‍‌‌ ‌​‌ ‍‌​‍ ‍‌ ​ ‌ ‌​‌ ‌‌‌‍‌​‌‍‍‌‌‍ ​‍ ‌‍‍‌‌‍ ‍‌ ‌​‌‍‌‌‌‍ ‍‌ ‌​​‍ ‌‍‌‌‌‍‌​‌‍‍‌‌ ‌​​‍ ‌‍ ‌‌‍ ‌‍‌​‌‍‌‌​ ‌‌ ​​‌ ​‍‌‍‌‌‌ ​ ‌‍‌‌‌‍ ‍‌ ‌​‌‍​‌‌ ‌​‌‍‍‌‌‍ ‌‍ ‍​ ‍ ‌‍‍‌‌‍‌​​ ‌‌ ​​‌‍​‌‌‍‌ ‌‍‌‌​‍ ‌‌ ‌​‌‍‍‌‌‍ ​‌ ​ ‌‍‍ ‌ ‌‌‌‍‌​​‍ ‌‌ ‌​‌‍‍‌‌‍ ​​‍ ‌‌ ‌‍‌‍‍‌‌ ​‍‌‍‍ ‌ ​ ‌‍ ‌‍ ‌‌‍‍​‌‍‌‌‌‍‌​‌‍‌‌‌ ​‍​ ‍ ‌ ‌​‌ ‍‌‌ ​​‌‍‌‌​ ‌‌ ​​‌‍​‌‌‍‌ ‌‍‌‌​ ‍ ‌ ​​‌‍​‌‌ ‌​‌‍‍​​ ‌‌ ​ ‌‍‌‌‌‍​ ‌ ‌​‌‍‍‌‌‍ ‌‍ ‍‌ ​ ​‍‌‌​ ‌‌‌​​‍‌‌ ‌‍‍ ‌‍‌‌‌ ‍‌​‍‌‌​ ​ ‌​‌​​‍‌‌​ ​ ‌​‌​​‍‌‌​ ​‍​ ​‍​ ​‌​ ‌‍​ ​ ​ ​‍​ ‌‍​ ​‍‌‍​‍‌‍​ ​ ​‌‌‍‌​​ ‌ ‌‍‌‌​‍‌‌​ ​‍​ ​‍​‍‌‌​ ‌‌‌​‌​​‍ ‍‌‍​ ‌‍ ‌‍ ‍‌ ‌​‌‍‌‌‌‍ ‍‌ ‌​​‍‌‌​ ‌‌‌​​‍‌‌ ‌‍‍ ‌‍‌‌‌ ‍‌​‍‌‌​ ​ ‌​‌​​‍‌‌​ ​ ‌​‌​​‍‌‌​ ​‍​ ​‍‌‍​ ​ ‍​‌‍​‍​ ‌‌‌‍​ ‌‍‌‍​ ‌‍​ ‌ ‌‍​‍‌‍​‌‌‍‌‌​ ​​​‍‌‌​ ​‍​ ​‍​‍‌‌​ ‌‌‌​‌​​‍ ‍‌‍​‍‌‍ ​‌‍ ‌‍​ ‌‍‍ ‌ ​ ​‍‌‌​ ‌‌‌​​‍‌‌ ‌‍‍ ‌‍‌‌‌ ‍‌​‍‌‌​ ​ ‌​‌​​‍‌‌​ ​ ‌​‌​​‍‌‌​ ​‍​ ​‍‌‍​ ​ ​‍‌‍​ ​ ‍​​ ​ ​ ​‍‌‍‌‍​ ​‌​ ​ ​ ​‌​ ‍‌​ ‍‌​‍‌‌​ ​‍​ ​‍​‍‌‌​ ‌‌‌​‌​​‍ ‍‌‍​‍‌‍ ‌‍‌​‌ ‍‌​‍‌‌​ ‌‌‌​​‍‌‌ ‌‍‍ ‌‍‌‌‌ ‍‌​‍‌‌​ ​ ‌​‌​​‍‌‌​ ​ ‌​‌​​‍‌‌​ ​‍​ ​‍​ ​‍​ ‌‌​ ‌​‌‍​ ‌‍‌‌​ ‌​‌‍‌‌‌‍​‍​ ​​​ ‌ ​ ​ ‌‍‌‌​‍‌‌​ ​‍​ ​‍​‍‌‌​ ‌‌‌​‌​​‍ ‍‌‍​ ‌‍‍​‌‍‍‌‌‍ ​‌‍‌​‌ ​‍‌‍‌‌‌‍ ‍​‍‌‌​ ‌‌‌​​‍‌‌ ‌‍‍ ‌‍‌‌‌ ‍‌​‍‌‌​ ​ ‌​‌​​‍‌‌​ ​ ‌​‌​​‍‌‌​ ​‍​ ​‍​ ‌ ​ ​​​ ‌‍‌‍​‍​ ‌ ​ ​ ​ ​‍​ ​ ​ ‌ ‌‍​‍​ ​ ​ ‌​​‍‌‌​ ​‍​ ​‍​‍‌‌​ ‌‌‌​‌​​‍ ‍‌ ‌​‌‍‌‌‌ ‍​‌ ‌​​ ‌‍​‍‌‍​‌‌ ​ ‌‍‌‌‌‌‌‌‌ ​‍‌‍ ​​ ‌‌‍‍​‌ ‌​‌ ‌​‌ ​​‌ ​ ​‍‌‌​ ​ ‌​​‌​‍‌‌​ ​‍‌​‌‍​‍‌‌​ ​‍‌​‌‍‌ ‌​‌ ‌‌​‍ ‍‌ ​ ‌‍​‌‌‍ ‍‌‍‍‌‌ ‌​‌ ‍‌​‍ ‍‌ ​ ‌ ‌​‌ ‌‌‌‍‌​‌‍‍‌‌‍ ​‍‌‍‌‍‍‌‌‍‌​​ ‌‌ ​​‌‍​‌‌‍‌ ‌‍‌‌​‍ ‌‌ ‌​‌‍‍‌‌‍ ​‌ ​ ‌‍‍ ‌ ‌‌‌‍‌​​‍ ‌‌ ‌​‌‍‍‌‌‍ ​​‍ ‌‌ ‌‍‌‍‍‌‌ ​‍‌‍‍ ‌ ​ ‌‍ ‌‍ ‌‌‍‍​‌‍‌‌‌‍‌​‌‍‌‌‌ ​‍​‍‌‍‌ ‌​‌ ‍‌‌ ​​‌‍‌‌​ ‌‌ ​​‌‍​‌‌‍‌ ‌‍‌‌​‍‌‍‌ ​​‌‍​‌‌ ‌​‌‍‍​​ ‌‌ ​ ‌‍‌‌‌‍​ ‌ ‌​‌‍‍‌‌‍ ‌‍ ‍‌ ​ ​‍‌‌​ ‌‌‌​​‍‌‌ ‌‍‍ ‌‍‌‌‌ ‍‌​‍‌‌​ ​ ‌​‌​​‍‌‌​ ​ ‌​‌​​‍‌‌​ ​‍​ ​‍​ ​‌​ ‌‍​ ​ ​ ​‍​ ‌‍​ ​‍‌‍​‍‌‍​ ​ ​‌‌‍‌​​ ‌ ‌‍‌‌​‍‌‌​ ​‍​ ​‍​‍‌‌​ ‌‌‌​‌​​‍ ‍‌‍​ ‌‍ ‌‍ ‍‌ ‌​‌‍‌‌‌‍ ‍‌ ‌​​‍‌‌​ ‌‌‌​​‍‌‌ ‌‍‍ ‌‍‌‌‌ ‍‌​‍‌‌​ ​ ‌​‌​​‍‌‌​ ​ ‌​‌​​‍‌‌​ ​‍​ ​‍‌‍​ ​ ‍​‌‍​‍​ ‌‌‌‍​ ‌‍‌‍​ ‌‍​ ‌ ‌‍​‍‌‍​‌‌‍‌‌​ ​​​‍‌‌​ ​‍​ ​‍​‍‌‌​ ‌‌‌​‌​​‍ ‍‌‍​‍‌‍ ​‌‍ ‌‍​ ‌‍‍ ‌ ​ ​‍‌‌​ ‌‌‌​​‍‌‌ ‌‍‍ ‌‍‌‌‌ ‍‌​‍‌‌​ ​ ‌​‌​​‍‌‌​ ​ ‌​‌​​‍‌‌​ ​‍​ ​‍‌‍​ ​ ​‍‌‍​ ​ ‍​​ ​ ​ ​‍‌‍‌‍​ ​‌​ ​ ​ ​‌​ ‍‌​ ‍‌​‍‌‌​ ​‍​ ​‍​‍‌‌​ ‌‌‌​‌​​‍ ‍‌‍​‍‌‍ ‌‍‌​‌ ‍‌​‍‌‌​ ‌‌‌​​‍‌‌ ‌‍‍ ‌‍‌‌‌ ‍‌​‍‌‌​ ​ ‌​‌​​‍‌‌​ ​ ‌​‌​​‍‌‌​ ​‍​ ​‍​ ​‍​ ‌‌​ ‌​‌‍​ ‌‍‌‌​ ‌​‌‍‌‌‌‍​‍​ ​​​ ‌ ​ ​ ‌‍‌‌​‍‌‌​ ​‍​ ​‍​‍‌‌​ ‌‌‌​‌​​‍ ‍‌‍​ ‌‍‍​‌‍‍‌‌‍ ​‌‍‌​‌ ​‍‌‍‌‌‌‍ ‍​‍‌‌​ ‌‌‌​​‍‌‌ ‌‍‍ ‌‍‌‌‌ ‍‌​‍‌‌​ ​ ‌​‌​​‍‌‌​ ​ ‌​‌​​‍‌‌​ ​‍​ ​‍​ ‌ ​ ​​​ ‌‍‌‍​‍​ ‌ ​ ​ ​ ​‍​ ​ ​ ‌ ‌‍​‍​ ​ ​ ‌​​‍‌‌​ ​‍​ ​‍​‍‌‌​ ‌‌‌​‌​​‍ ‍‌ ‌​‌‍‌‌‌ ‍​‌ ‌​​‍‌‍‌ ​​‌‍‌‌‌ ​‍‌ ​ ‌ ​​‌‍‌‌‌‍​ ‌ ‌​‌‍‍‌‌ ‌‍‌‍‌‌​ ‌‌ ​​‌ ‌‌‌‍​‍‌‍ ​‌‍‍‌‌ ​ ‌‍‍​‌‍‌‌‌‍‌​​‍​‍‌ ‌
Virksomheden skal senest have ansat en lærling 12
måneder før eller 12 måneder efter, at medarbejderen
har gennemført Mentoruddannelsen. ​​​​​‌ ‍ ​‍​‍‌‍ ‌ ​‍‌‍‍‌‌‍‌ ‌‍‍‌‌‍ ‍​‍​‍​ ‍‍​‍​‍‌ ​ ‌‍​‌‌‍ ‍‌‍‍‌‌ ‌​‌ ‍‌​‍ ‍‌‍‍‌‌‍ ​‍​‍​‍ ​​‍​‍‌‍‍​‌ ​‍‌‍‌‌‌‍‌‍​‍​‍​ ‍‍​‍​‍‌‍‍​‌ ‌​‌ ‌​‌ ​​‌ ​ ​ ‍‍​‍ ​‍ ‌ ‌​‌ ‌‌​‍ ‍‌ ​ ‌‍​‌‌‍ ‍‌‍‍‌‌ ‌​‌ ‍‌​‍ ‍‌ ​ ‌ ‌​‌ ‌‌‌‍‌​‌‍‍‌‌‍ ​‍ ‌‍‍‌‌‍ ‍‌ ‌​‌‍‌‌‌‍ ‍‌ ‌​​‍ ‌‍‌‌‌‍‌​‌‍‍‌‌ ‌​​‍ ‌‍ ‌‌‍ ‌‍‌​‌‍‌‌​ ‌‌ ​​‌ ​‍‌‍‌‌‌ ​ ‌‍‌‌‌‍ ‍‌ ‌​‌‍​‌‌ ‌​‌‍‍‌‌‍ ‌‍ ‍​ ‍ ‌‍‍‌‌‍‌​​ ‌‌ ​​‌‍​‌‌‍‌ ‌‍‌‌​‍ ‌‌ ‌​‌‍‍‌‌‍ ​‌ ​ ‌‍‍ ‌ ‌‌‌‍‌​​‍ ‌‌ ‌​‌‍‍‌‌‍ ​​‍ ‌‌ ‌‍‌‍‍‌‌ ​‍‌‍‍ ‌ ​ ‌‍ ‌‍ ‌‌‍‍​‌‍‌‌‌‍‌​‌‍‌‌‌ ​‍​ ‍ ‌ ‌​‌ ‍‌‌ ​​‌‍‌‌​ ‌‌ ​​‌‍​‌‌‍‌ ‌‍‌‌​ ‍ ‌ ​​‌‍​‌‌ ‌​‌‍‍​​ ‌‌ ​ ‌‍‌‌‌‍​ ‌ ‌​‌‍‍‌‌‍ ‌‍ ‍‌ ​ ​‍‌‌​ ‌‌‌​​‍‌‌ ‌‍‍ ‌‍‌‌‌ ‍‌​‍‌‌​ ​ ‌​‌​​‍‌‌​ ​ ‌​‌​​‍‌‌​ ​‍​ ​‍​ ​‌​ ‌‍​ ​ ​ ​‍​ ‌‍​ ​‍‌‍​‍‌‍​ ​ ​‌‌‍‌​​ ‌ ‌‍‌‌​‍‌‌​ ​‍​ ​‍​‍‌‌​ ‌‌‌​‌​​‍ ‍‌‍​ ‌‍ ‌‍ ‍‌ ‌​‌‍‌‌‌‍ ‍‌ ‌​​‍‌‌​ ‌‌‌​​‍‌‌ ‌‍‍ ‌‍‌‌‌ ‍‌​‍‌‌​ ​ ‌​‌​​‍‌‌​ ​ ‌​‌​​‍‌‌​ ​‍​ ​‍‌‍​ ​ ‍​‌‍​‍​ ‌‌‌‍​ ‌‍‌‍​ ‌‍​ ‌ ‌‍​‍‌‍​‌‌‍‌‌​ ​​​‍‌‌​ ​‍​ ​‍​‍‌‌​ ‌‌‌​‌​​‍ ‍‌‍​‍‌‍ ​‌‍ ‌‍​ ‌‍‍ ‌ ​ ​‍‌‌​ ‌‌‌​​‍‌‌ ‌‍‍ ‌‍‌‌‌ ‍‌​‍‌‌​ ​ ‌​‌​​‍‌‌​ ​ ‌​‌​​‍‌‌​ ​‍​ ​‍‌‍​ ​ ​‍‌‍​ ​ ‍​​ ​ ​ ​‍‌‍‌‍​ ​‌​ ​ ​ ​‌​ ‍‌​ ‍‌​‍‌‌​ ​‍​ ​‍​‍‌‌​ ‌‌‌​‌​​‍ ‍‌‍​‍‌‍ ‌‍‌​‌ ‍‌​‍‌‌​ ‌‌‌​​‍‌‌ ‌‍‍ ‌‍‌‌‌ ‍‌​‍‌‌​ ​ ‌​‌​​‍‌‌​ ​ ‌​‌​​‍‌‌​ ​‍​ ​‍‌‍​ ​ ​‍​ ‌‍​ ​‌‌‍‌​​ ​‌​ ​‍​ ‌‌‌‍​‍​ ​​​ ‌​​ ​‌​‍‌‌​ ​‍​ ​‍​‍‌‌​ ‌‌‌​‌​​‍ ‍‌‍​ ‌‍‍​‌‍‍‌‌‍ ​‌‍‌​‌ ​‍‌‍‌‌‌‍ ‍​‍‌‌​ ‌‌‌​​‍‌‌ ‌‍‍ ‌‍‌‌‌ ‍‌​‍‌‌​ ​ ‌​‌​​‍‌‌​ ​ ‌​‌​​‍‌‌​ ​‍​ ​‍‌‍‌‌​ ‍‌‌‍​ ‌‍‌‍​ ‍​‌‍​‍​ ‌​​ ‌‌​ ‍​‌‍‌‌​ ‌​​ ​​​‍‌‌​ ​‍​ ​‍​‍‌‌​ ‌‌‌​‌​​‍ ‍‌ ‌​‌‍‌‌‌ ‍​‌ ‌​​ ‌‍​‍‌‍​‌‌ ​ ‌‍‌‌‌‌‌‌‌ ​‍‌‍ ​​ ‌‌‍‍​‌ ‌​‌ ‌​‌ ​​‌ ​ ​‍‌‌​ ​ ‌​​‌​‍‌‌​ ​‍‌​‌‍​‍‌‌​ ​‍‌​‌‍‌ ‌​‌ ‌‌​‍ ‍‌ ​ ‌‍​‌‌‍ ‍‌‍‍‌‌ ‌​‌ ‍‌​‍ ‍‌ ​ ‌ ‌​‌ ‌‌‌‍‌​‌‍‍‌‌‍ ​‍‌‍‌‍‍‌‌‍‌​​ ‌‌ ​​‌‍​‌‌‍‌ ‌‍‌‌​‍ ‌‌ ‌​‌‍‍‌‌‍ ​‌ ​ ‌‍‍ ‌ ‌‌‌‍‌​​‍ ‌‌ ‌​‌‍‍‌‌‍ ​​‍ ‌‌ ‌‍‌‍‍‌‌ ​‍‌‍‍ ‌ ​ ‌‍ ‌‍ ‌‌‍‍​‌‍‌‌‌‍‌​‌‍‌‌‌ ​‍​‍‌‍‌ ‌​‌ ‍‌‌ ​​‌‍‌‌​ ‌‌ ​​‌‍​‌‌‍‌ ‌‍‌‌​‍‌‍‌ ​​‌‍​‌‌ ‌​‌‍‍​​ ‌‌ ​ ‌‍‌‌‌‍​ ‌ ‌​‌‍‍‌‌‍ ‌‍ ‍‌ ​ ​‍‌‌​ ‌‌‌​​‍‌‌ ‌‍‍ ‌‍‌‌‌ ‍‌​‍‌‌​ ​ ‌​‌​​‍‌‌​ ​ ‌​‌​​‍‌‌​ ​‍​ ​‍​ ​‌​ ‌‍​ ​ ​ ​‍​ ‌‍​ ​‍‌‍​‍‌‍​ ​ ​‌‌‍‌​​ ‌ ‌‍‌‌​‍‌‌​ ​‍​ ​‍​‍‌‌​ ‌‌‌​‌​​‍ ‍‌‍​ ‌‍ ‌‍ ‍‌ ‌​‌‍‌‌‌‍ ‍‌ ‌​​‍‌‌​ ‌‌‌​​‍‌‌ ‌‍‍ ‌‍‌‌‌ ‍‌​‍‌‌​ ​ ‌​‌​​‍‌‌​ ​ ‌​‌​​‍‌‌​ ​‍​ ​‍‌‍​ ​ ‍​‌‍​‍​ ‌‌‌‍​ ‌‍‌‍​ ‌‍​ ‌ ‌‍​‍‌‍​‌‌‍‌‌​ ​​​‍‌‌​ ​‍​ ​‍​‍‌‌​ ‌‌‌​‌​​‍ ‍‌‍​‍‌‍ ​‌‍ ‌‍​ ‌‍‍ ‌ ​ ​‍‌‌​ ‌‌‌​​‍‌‌ ‌‍‍ ‌‍‌‌‌ ‍‌​‍‌‌​ ​ ‌​‌​​‍‌‌​ ​ ‌​‌​​‍‌‌​ ​‍​ ​‍‌‍​ ​ ​‍‌‍​ ​ ‍​​ ​ ​ ​‍‌‍‌‍​ ​‌​ ​ ​ ​‌​ ‍‌​ ‍‌​‍‌‌​ ​‍​ ​‍​‍‌‌​ ‌‌‌​‌​​‍ ‍‌‍​‍‌‍ ‌‍‌​‌ ‍‌​‍‌‌​ ‌‌‌​​‍‌‌ ‌‍‍ ‌‍‌‌‌ ‍‌​‍‌‌​ ​ ‌​‌​​‍‌‌​ ​ ‌​‌​​‍‌‌​ ​‍​ ​‍‌‍​ ​ ​‍​ ‌‍​ ​‌‌‍‌​​ ​‌​ ​‍​ ‌‌‌‍​‍​ ​​​ ‌​​ ​‌​‍‌‌​ ​‍​ ​‍​‍‌‌​ ‌‌‌​‌​​‍ ‍‌‍​ ‌‍‍​‌‍‍‌‌‍ ​‌‍‌​‌ ​‍‌‍‌‌‌‍ ‍​‍‌‌​ ‌‌‌​​‍‌‌ ‌‍‍ ‌‍‌‌‌ ‍‌​‍‌‌​ ​ ‌​‌​​‍‌‌​ ​ ‌​‌​​‍‌‌​ ​‍​ ​‍‌‍‌‌​ ‍‌‌‍​ ‌‍‌‍​ ‍​‌‍​‍​ ‌​​ ‌‌​ ‍​‌‍‌‌​ ‌​​ ​​​‍‌‌​ ​‍​ ​‍​‍‌‌​ ‌‌‌​‌​​‍ ‍‌ ‌​‌‍‌‌‌ ‍​‌ ‌​​‍‌‍‌ ​​‌‍‌‌‌ ​‍‌ ​ ‌ ​​‌‍‌‌‌‍​ ‌ ‌​‌‍‍‌‌ ‌‍‌‍‌‌​ ‌‌ ​​‌ ‌‌‌‍​‍‌‍ ​‌‍‍‌‌ ​ ‌‍‍​‌‍‌‌‌‍‌​​‍​‍‌ ‌
Det er to mindre kurser, der til sammen udgør
Mentoruddannelsen. De gældende AMU-mål for
Mentoruddannelsen er ​​​​‌ ‍ ​‍​‍‌‍ ‌ ​‍‌‍‍‌‌‍‌ ‌‍‍‌‌‍ ‍​‍​‍​ ‍‍​‍​‍‌ ​ ‌‍​‌‌‍ ‍‌‍‍‌‌ ‌​‌ ‍‌​‍ ‍‌‍‍‌‌‍ ​‍​‍​‍ ​​‍​‍‌‍‍​‌ ​‍‌‍‌‌‌‍‌‍​‍​‍​ ‍‍​‍​‍‌‍‍​‌ ‌​‌ ‌​‌ ​​‌ ​ ​ ‍‍​‍ ​‍ ‌ ‌​‌ ‌‌​‍ ‍‌ ​ ‌‍​‌‌‍ ‍‌‍‍‌‌ ‌​‌ ‍‌​‍ ‍‌ ​ ‌ ‌​‌ ‌‌‌‍‌​‌‍‍‌‌‍ ​‍ ‌‍‍‌‌‍ ‍‌ ‌​‌‍‌‌‌‍ ‍‌ ‌​​‍ ‌‍‌‌‌‍‌​‌‍‍‌‌ ‌​​‍ ‌‍ ‌‌‍ ‌‍‌​‌‍‌‌​ ‌‌ ​​‌ ​‍‌‍‌‌‌ ​ ‌‍‌‌‌‍ ‍‌ ‌​‌‍​‌‌ ‌​‌‍‍‌‌‍ ‌‍ ‍​ ‍ ‌‍‍‌‌‍‌​​ ‌‌ ​​‌‍​‌‌‍‌ ‌‍‌‌​‍ ‌‌ ‌​‌‍‍‌‌‍ ​‌ ​ ‌‍‍ ‌ ‌‌‌‍‌​​‍ ‌‌ ‌​‌‍‍‌‌‍ ​​‍ ‌‌ ‌‍‌‍‍‌‌ ​‍‌‍‍ ‌ ​ ‌‍ ‌‍ ‌‌‍‍​‌‍‌‌‌‍‌​‌‍‌‌‌ ​‍​ ‍ ‌ ‌​‌ ‍‌‌ ​​‌‍‌‌​ ‌‌ ​​‌‍​‌‌‍‌ ‌‍‌‌​ ‍ ‌ ​​‌‍​‌‌ ‌​‌‍‍​​ ‌‌ ​ ‌‍‌‌‌‍​ ‌ ‌​‌‍‍‌‌‍ ‌‍ ‍‌ ​ ​‍‌‌​ ‌‌‌​​‍‌‌ ‌‍‍ ‌‍‌‌‌ ‍‌​‍‌‌​ ​ ‌​‌​​‍‌‌​ ​ ‌​‌​​‍‌‌​ ​‍​ ​‍​ ​‌​ ‌‍​ ​ ​ ​‍​ ‌‍​ ​‍‌‍​‍‌‍​ ​ ​‌‌‍‌​​ ‌ ‌‍‌‌​‍‌‌​ ​‍​ ​‍​‍‌‌​ ‌‌‌​‌​​‍ ‍‌‍​ ‌‍ ‌‍ ‍‌ ‌​‌‍‌‌‌‍ ‍‌ ‌​​‍‌‌​ ‌‌‌​​‍‌‌ ‌‍‍ ‌‍‌‌‌ ‍‌​‍‌‌​ ​ ‌​‌​​‍‌‌​ ​ ‌​‌​​‍‌‌​ ​‍​ ​‍‌‍​ ​ ‍​‌‍​‍​ ‌‌‌‍​ ‌‍‌‍​ ‌‍​ ‌ ‌‍​‍‌‍​‌‌‍‌‌​ ​​​‍‌‌​ ​‍​ ​‍​‍‌‌​ ‌‌‌​‌​​‍ ‍‌‍​‍‌‍ ​‌‍ ‌‍​ ‌‍‍ ‌ ​ ​‍‌‌​ ‌‌‌​​‍‌‌ ‌‍‍ ‌‍‌‌‌ ‍‌​‍‌‌​ ​ ‌​‌​​‍‌‌​ ​ ‌​‌​​‍‌‌​ ​‍​ ​‍‌‍​ ​ ​‍‌‍​ ​ ‍​​ ​ ​ ​‍‌‍‌‍​ ​‌​ ​ ​ ​‌​ ‍‌​ ‍‌​‍‌‌​ ​‍​ ​‍​‍‌‌​ ‌‌‌​‌​​‍ ‍‌‍​‍‌‍ ‌‍‌​‌ ‍‌​‍‌‌​ ‌‌‌​​‍‌‌ ‌‍‍ ‌‍‌‌‌ ‍‌​‍‌‌​ ​ ‌​‌​​‍‌‌​ ​ ‌​‌​​‍‌‌​ ​‍​ ​‍‌‍​ ‌‍​‍‌‍‌‌‌‍​‍​ ‌‌‌‍‌‍​ ‌‌​ ‌ ‌‍​‌‌‍‌‌​ ​​​ ‌‌​‍‌‌​ ​‍​ ​‍​‍‌‌​ ‌‌‌​‌​​‍ ‍‌‍​ ‌‍‍​‌‍‍‌‌‍ ​‌‍‌​‌ ​‍‌‍‌‌‌‍ ‍​‍‌‌​ ‌‌‌​​‍‌‌ ‌‍‍ ‌‍‌‌‌ ‍‌​‍‌‌​ ​ ‌​‌​​‍‌‌​ ​ ‌​‌​​‍‌‌​ ​‍​ ​‍​ ‌​​ ‌‍‌‍‌‍​ ‌​​ ‍​​ ‍‌​ ​ ​ ‌​​ ‌‍​ ‌​​ ‍​​ ​ ​‍‌‌​ ​‍​ ​‍​‍‌‌​ ‌‌‌​‌​​‍ ‍‌ ‌​‌‍‌‌‌ ‍​‌ ‌​​ ‌‍​‍‌‍​‌‌ ​ ‌‍‌‌‌‌‌‌‌ ​‍‌‍ ​​ ‌‌‍‍​‌ ‌​‌ ‌​‌ ​​‌ ​ ​‍‌‌​ ​ ‌​​‌​‍‌‌​ ​‍‌​‌‍​‍‌‌​ ​‍‌​‌‍‌ ‌​‌ ‌‌​‍ ‍‌ ​ ‌‍​‌‌‍ ‍‌‍‍‌‌ ‌​‌ ‍‌​‍ ‍‌ ​ ‌ ‌​‌ ‌‌‌‍‌​‌‍‍‌‌‍ ​‍‌‍‌‍‍‌‌‍‌​​ ‌‌ ​​‌‍​‌‌‍‌ ‌‍‌‌​‍ ‌‌ ‌​‌‍‍‌‌‍ ​‌ ​ ‌‍‍ ‌ ‌‌‌‍‌​​‍ ‌‌ ‌​‌‍‍‌‌‍ ​​‍ ‌‌ ‌‍‌‍‍‌‌ ​‍‌‍‍ ‌ ​ ‌‍ ‌‍ ‌‌‍‍​‌‍‌‌‌‍‌​‌‍‌‌‌ ​‍​‍‌‍‌ ‌​‌ ‍‌‌ ​​‌‍‌‌​ ‌‌ ​​‌‍​‌‌‍‌ ‌‍‌‌​‍‌‍‌ ​​‌‍​‌‌ ‌​‌‍‍​​ ‌‌ ​ ‌‍‌‌‌‍​ ‌ ‌​‌‍‍‌‌‍ ‌‍ ‍‌ ​ ​‍‌‌​ ‌‌‌​​‍‌‌ ‌‍‍ ‌‍‌‌‌ ‍‌​‍‌‌​ ​ ‌​‌​​‍‌‌​ ​ ‌​‌​​‍‌‌​ ​‍​ ​‍​ ​‌​ ‌‍​ ​ ​ ​‍​ ‌‍​ ​‍‌‍​‍‌‍​ ​ ​‌‌‍‌​​ ‌ ‌‍‌‌​‍‌‌​ ​‍​ ​‍​‍‌‌​ ‌‌‌​‌​​‍ ‍‌‍​ ‌‍ ‌‍ ‍‌ ‌​‌‍‌‌‌‍ ‍‌ ‌​​‍‌‌​ ‌‌‌​​‍‌‌ ‌‍‍ ‌‍‌‌‌ ‍‌​‍‌‌​ ​ ‌​‌​​‍‌‌​ ​ ‌​‌​​‍‌‌​ ​‍​ ​‍‌‍​ ​ ‍​‌‍​‍​ ‌‌‌‍​ ‌‍‌‍​ ‌‍​ ‌ ‌‍​‍‌‍​‌‌‍‌‌​ ​​​‍‌‌​ ​‍​ ​‍​‍‌‌​ ‌‌‌​‌​​‍ ‍‌‍​‍‌‍ ​‌‍ ‌‍​ ‌‍‍ ‌ ​ ​‍‌‌​ ‌‌‌​​‍‌‌ ‌‍‍ ‌‍‌‌‌ ‍‌​‍‌‌​ ​ ‌​‌​​‍‌‌​ ​ ‌​‌​​‍‌‌​ ​‍​ ​‍‌‍​ ​ ​‍‌‍​ ​ ‍​​ ​ ​ ​‍‌‍‌‍​ ​‌​ ​ ​ ​‌​ ‍‌​ ‍‌​‍‌‌​ ​‍​ ​‍​‍‌‌​ ‌‌‌​‌​​‍ ‍‌‍​‍‌‍ ‌‍‌​‌ ‍‌​‍‌‌​ ‌‌‌​​‍‌‌ ‌‍‍ ‌‍‌‌‌ ‍‌​‍‌‌​ ​ ‌​‌​​‍‌‌​ ​ ‌​‌​​‍‌‌​ ​‍​ ​‍‌‍​ ‌‍​‍‌‍‌‌‌‍​‍​ ‌‌‌‍‌‍​ ‌‌​ ‌ ‌‍​‌‌‍‌‌​ ​​​ ‌‌​‍‌‌​ ​‍​ ​‍​‍‌‌​ ‌‌‌​‌​​‍ ‍‌‍​ ‌‍‍​‌‍‍‌‌‍ ​‌‍‌​‌ ​‍‌‍‌‌‌‍ ‍​‍‌‌​ ‌‌‌​​‍‌‌ ‌‍‍ ‌‍‌‌‌ ‍‌​‍‌‌​ ​ ‌​‌​​‍‌‌​ ​ ‌​‌​​‍‌‌​ ​‍​ ​‍​ ‌​​ ‌‍‌‍‌‍​ ‌​​ ‍​​ ‍‌​ ​ ​ ‌​​ ‌‍​ ‌​​ ‍​​ ​ ​‍‌‌​ ​‍​ ​‍​‍‌‌​ ‌‌‌​‌​​‍ ‍‌ ‌​‌‍‌‌‌ ‍​‌ ‌​​‍‌‍‌ ​​‌‍‌‌‌ ​‍‌ ​ ‌ ​​‌‍‌‌‌‍​ ‌ ‌​‌‍‍‌‌ ‌‍‌‍‌‌​ ‌‌ ​​‌ ‌‌‌‍​‍‌‍ ​‌‍‍‌‌ ​ ‌‍‍​‌‍‌‌‌‍‌​​‍​‍‌ ‌49998​​​​‌ ‍ ​‍​‍‌‍ ‌ ​‍‌‍‍‌‌‍‌ ‌‍‍‌‌‍ ‍​‍​‍​ ‍‍​‍​‍‌ ​ ‌‍​‌‌‍ ‍‌‍‍‌‌ ‌​‌ ‍‌​‍ ‍‌‍‍‌‌‍ ​‍​‍​‍ ​​‍​‍‌‍‍​‌ ​‍‌‍‌‌‌‍‌‍​‍​‍​ ‍‍​‍​‍‌‍‍​‌ ‌​‌ ‌​‌ ​​‌ ​ ​ ‍‍​‍ ​‍ ‌ ‌​‌ ‌‌​‍ ‍‌ ​ ‌‍​‌‌‍ ‍‌‍‍‌‌ ‌​‌ ‍‌​‍ ‍‌ ​ ‌ ‌​‌ ‌‌‌‍‌​‌‍‍‌‌‍ ​‍ ‌‍‍‌‌‍ ‍‌ ‌​‌‍‌‌‌‍ ‍‌ ‌​​‍ ‌‍‌‌‌‍‌​‌‍‍‌‌ ‌​​‍ ‌‍ ‌‌‍ ‌‍‌​‌‍‌‌​ ‌‌ ​​‌ ​‍‌‍‌‌‌ ​ ‌‍‌‌‌‍ ‍‌ ‌​‌‍​‌‌ ‌​‌‍‍‌‌‍ ‌‍ ‍​ ‍ ‌‍‍‌‌‍‌​​ ‌‌ ​​‌‍​‌‌‍‌ ‌‍‌‌​‍ ‌‌ ‌​‌‍‍‌‌‍ ​‌ ​ ‌‍‍ ‌ ‌‌‌‍‌​​‍ ‌‌ ‌​‌‍‍‌‌‍ ​​‍ ‌‌ ‌‍‌‍‍‌‌ ​‍‌‍‍ ‌ ​ ‌‍ ‌‍ ‌‌‍‍​‌‍‌‌‌‍‌​‌‍‌‌‌ ​‍​ ‍ ‌ ‌​‌ ‍‌‌ ​​‌‍‌‌​ ‌‌ ​​‌‍​‌‌‍‌ ‌‍‌‌​ ‍ ‌ ​​‌‍​‌‌ ‌​‌‍‍​​ ‌‌ ​ ‌‍‌‌‌‍​ ‌ ‌​‌‍‍‌‌‍ ‌‍ ‍‌ ​ ​‍‌‌​ ‌‌‌​​‍‌‌ ‌‍‍ ‌‍‌‌‌ ‍‌​‍‌‌​ ​ ‌​‌​​‍‌‌​ ​ ‌​‌​​‍‌‌​ ​‍​ ​‍​ ​‌​ ‌‍​ ​ ​ ​‍​ ‌‍​ ​‍‌‍​‍‌‍​ ​ ​‌‌‍‌​​ ‌ ‌‍‌‌​‍‌‌​ ​‍​ ​‍​‍‌‌​ ‌‌‌​‌​​‍ ‍‌‍​ ‌‍ ‌‍ ‍‌ ‌​‌‍‌‌‌‍ ‍‌ ‌​​‍‌‌​ ‌‌‌​​‍‌‌ ‌‍‍ ‌‍‌‌‌ ‍‌​‍‌‌​ ​ ‌​‌​​‍‌‌​ ​ ‌​‌​​‍‌‌​ ​‍​ ​‍‌‍​ ​ ‍​‌‍​‍​ ‌‌‌‍​ ‌‍‌‍​ ‌‍​ ‌ ‌‍​‍‌‍​‌‌‍‌‌​ ​​​‍‌‌​ ​‍​ ​‍​‍‌‌​ ‌‌‌​‌​​‍ ‍‌‍​‍‌‍ ​‌‍ ‌‍​ ‌‍‍ ‌ ​ ​‍‌‌​ ‌‌‌​​‍‌‌ ‌‍‍ ‌‍‌‌‌ ‍‌​‍‌‌​ ​ ‌​‌​​‍‌‌​ ​ ‌​‌​​‍‌‌​ ​‍​ ​‍‌‍​ ​ ​‍‌‍​ ​ ‍​​ ​ ​ ​‍‌‍‌‍​ ​‌​ ​ ​ ​‌​ ‍‌​ ‍‌​‍‌‌​ ​‍​ ​‍​‍‌‌​ ‌‌‌​‌​​‍ ‍‌‍​‍‌‍ ‌‍‌​‌ ‍‌​‍‌‌​ ‌‌‌​​‍‌‌ ‌‍‍ ‌‍‌‌‌ ‍‌​‍‌‌​ ​ ‌​‌​​‍‌‌​ ​ ‌​‌​​‍‌‌​ ​‍​ ​‍‌‍​ ‌‍​‍‌‍‌‌‌‍​‍​ ‌‌‌‍‌‍​ ‌‌​ ‌ ‌‍​‌‌‍‌‌​ ​​​ ‌‌​‍‌‌​ ​‍​ ​‍​‍‌‌​ ‌‌‌​‌​​‍ ‍‌‍​ ‌‍‍​‌‍‍‌‌‍ ​‌‍‌​‌ ​‍‌‍‌‌‌‍ ‍​‍‌‌​ ‌‌‌​​‍‌‌ ‌‍‍ ‌‍‌‌‌ ‍‌​‍‌‌​ ​ ‌​‌​​‍‌‌​ ​ ‌​‌​​‍‌‌​ ​‍​ ​‍​ ​‌​ ‌​‌‍‌​‌‍​‌​ ​ ‌‍‌‌​ ​ ​ ‌ ‌‍‌​​ ​‌​ ​‍​ ‌​​‍‌‌​ ​‍​ ​‍​‍‌‌​ ‌‌‌​‌​​‍ ‍‌ ‌​‌‍‌‌‌ ‍​‌ ‌​​ ‌‍​‍‌‍​‌‌ ​ ‌‍‌‌‌‌‌‌‌ ​‍‌‍ ​​ ‌‌‍‍​‌ ‌​‌ ‌​‌ ​​‌ ​ ​‍‌‌​ ​ ‌​​‌​‍‌‌​ ​‍‌​‌‍​‍‌‌​ ​‍‌​‌‍‌ ‌​‌ ‌‌​‍ ‍‌ ​ ‌‍​‌‌‍ ‍‌‍‍‌‌ ‌​‌ ‍‌​‍ ‍‌ ​ ‌ ‌​‌ ‌‌‌‍‌​‌‍‍‌‌‍ ​‍‌‍‌‍‍‌‌‍‌​​ ‌‌ ​​‌‍​‌‌‍‌ ‌‍‌‌​‍ ‌‌ ‌​‌‍‍‌‌‍ ​‌ ​ ‌‍‍ ‌ ‌‌‌‍‌​​‍ ‌‌ ‌​‌‍‍‌‌‍ ​​‍ ‌‌ ‌‍‌‍‍‌‌ ​‍‌‍‍ ‌ ​ ‌‍ ‌‍ ‌‌‍‍​‌‍‌‌‌‍‌​‌‍‌‌‌ ​‍​‍‌‍‌ ‌​‌ ‍‌‌ ​​‌‍‌‌​ ‌‌ ​​‌‍​‌‌‍‌ ‌‍‌‌​‍‌‍‌ ​​‌‍​‌‌ ‌​‌‍‍​​ ‌‌ ​ ‌‍‌‌‌‍​ ‌ ‌​‌‍‍‌‌‍ ‌‍ ‍‌ ​ ​‍‌‌​ ‌‌‌​​‍‌‌ ‌‍‍ ‌‍‌‌‌ ‍‌​‍‌‌​ ​ ‌​‌​​‍‌‌​ ​ ‌​‌​​‍‌‌​ ​‍​ ​‍​ ​‌​ ‌‍​ ​ ​ ​‍​ ‌‍​ ​‍‌‍​‍‌‍​ ​ ​‌‌‍‌​​ ‌ ‌‍‌‌​‍‌‌​ ​‍​ ​‍​‍‌‌​ ‌‌‌​‌​​‍ ‍‌‍​ ‌‍ ‌‍ ‍‌ ‌​‌‍‌‌‌‍ ‍‌ ‌​​‍‌‌​ ‌‌‌​​‍‌‌ ‌‍‍ ‌‍‌‌‌ ‍‌​‍‌‌​ ​ ‌​‌​​‍‌‌​ ​ ‌​‌​​‍‌‌​ ​‍​ ​‍‌‍​ ​ ‍​‌‍​‍​ ‌‌‌‍​ ‌‍‌‍​ ‌‍​ ‌ ‌‍​‍‌‍​‌‌‍‌‌​ ​​​‍‌‌​ ​‍​ ​‍​‍‌‌​ ‌‌‌​‌​​‍ ‍‌‍​‍‌‍ ​‌‍ ‌‍​ ‌‍‍ ‌ ​ ​‍‌‌​ ‌‌‌​​‍‌‌ ‌‍‍ ‌‍‌‌‌ ‍‌​‍‌‌​ ​ ‌​‌​​‍‌‌​ ​ ‌​‌​​‍‌‌​ ​‍​ ​‍‌‍​ ​ ​‍‌‍​ ​ ‍​​ ​ ​ ​‍‌‍‌‍​ ​‌​ ​ ​ ​‌​ ‍‌​ ‍‌​‍‌‌​ ​‍​ ​‍​‍‌‌​ ‌‌‌​‌​​‍ ‍‌‍​‍‌‍ ‌‍‌​‌ ‍‌​‍‌‌​ ‌‌‌​​‍‌‌ ‌‍‍ ‌‍‌‌‌ ‍‌​‍‌‌​ ​ ‌​‌​​‍‌‌​ ​ ‌​‌​​‍‌‌​ ​‍​ ​‍‌‍​ ‌‍​‍‌‍‌‌‌‍​‍​ ‌‌‌‍‌‍​ ‌‌​ ‌ ‌‍​‌‌‍‌‌​ ​​​ ‌‌​‍‌‌​ ​‍​ ​‍​‍‌‌​ ‌‌‌​‌​​‍ ‍‌‍​ ‌‍‍​‌‍‍‌‌‍ ​‌‍‌​‌ ​‍‌‍‌‌‌‍ ‍​‍‌‌​ ‌‌‌​​‍‌‌ ‌‍‍ ‌‍‌‌‌ ‍‌​‍‌‌​ ​ ‌​‌​​‍‌‌​ ​ ‌​‌​​‍‌‌​ ​‍​ ​‍​ ​‌​ ‌​‌‍‌​‌‍​‌​ ​ ‌‍‌‌​ ​ ​ ‌ ‌‍‌​​ ​‌​ ​‍​ ‌​​‍‌‌​ ​‍​ ​‍​‍‌‌​ ‌‌‌​‌​​‍ ‍‌ ‌​‌‍‌‌‌ ‍​‌ ‌​​‍‌‍‌ ​​‌‍‌‌‌ ​‍‌ ​ ‌ ​​‌‍‌‌‌‍​ ‌ ‌​‌‍‍‌‌ ‌‍‌‍‌‌​ ‌‌ ​​‌ ‌‌‌‍​‍‌‍ ​‌‍‍‌‌ ​ ‌‍‍​‌‍‌‌‌‍‌​​‍​‍‌ ‌ og ​​​​‌ ‍ ​‍​‍‌‍ ‌ ​‍‌‍‍‌‌‍‌ ‌‍‍‌‌‍ ‍​‍​‍​ ‍‍​‍​‍‌ ​ ‌‍​‌‌‍ ‍‌‍‍‌‌ ‌​‌ ‍‌​‍ ‍‌‍‍‌‌‍ ​‍​‍​‍ ​​‍​‍‌‍‍​‌ ​‍‌‍‌‌‌‍‌‍​‍​‍​ ‍‍​‍​‍‌‍‍​‌ ‌​‌ ‌​‌ ​​‌ ​ ​ ‍‍​‍ ​‍ ‌ ‌​‌ ‌‌​‍ ‍‌ ​ ‌‍​‌‌‍ ‍‌‍‍‌‌ ‌​‌ ‍‌​‍ ‍‌ ​ ‌ ‌​‌ ‌‌‌‍‌​‌‍‍‌‌‍ ​‍ ‌‍‍‌‌‍ ‍‌ ‌​‌‍‌‌‌‍ ‍‌ ‌​​‍ ‌‍‌‌‌‍‌​‌‍‍‌‌ ‌​​‍ ‌‍ ‌‌‍ ‌‍‌​‌‍‌‌​ ‌‌ ​​‌ ​‍‌‍‌‌‌ ​ ‌‍‌‌‌‍ ‍‌ ‌​‌‍​‌‌ ‌​‌‍‍‌‌‍ ‌‍ ‍​ ‍ ‌‍‍‌‌‍‌​​ ‌‌ ​​‌‍​‌‌‍‌ ‌‍‌‌​‍ ‌‌ ‌​‌‍‍‌‌‍ ​‌ ​ ‌‍‍ ‌ ‌‌‌‍‌​​‍ ‌‌ ‌​‌‍‍‌‌‍ ​​‍ ‌‌ ‌‍‌‍‍‌‌ ​‍‌‍‍ ‌ ​ ‌‍ ‌‍ ‌‌‍‍​‌‍‌‌‌‍‌​‌‍‌‌‌ ​‍​ ‍ ‌ ‌​‌ ‍‌‌ ​​‌‍‌‌​ ‌‌ ​​‌‍​‌‌‍‌ ‌‍‌‌​ ‍ ‌ ​​‌‍​‌‌ ‌​‌‍‍​​ ‌‌ ​ ‌‍‌‌‌‍​ ‌ ‌​‌‍‍‌‌‍ ‌‍ ‍‌ ​ ​‍‌‌​ ‌‌‌​​‍‌‌ ‌‍‍ ‌‍‌‌‌ ‍‌​‍‌‌​ ​ ‌​‌​​‍‌‌​ ​ ‌​‌​​‍‌‌​ ​‍​ ​‍​ ​‌​ ‌‍​ ​ ​ ​‍​ ‌‍​ ​‍‌‍​‍‌‍​ ​ ​‌‌‍‌​​ ‌ ‌‍‌‌​‍‌‌​ ​‍​ ​‍​‍‌‌​ ‌‌‌​‌​​‍ ‍‌‍​ ‌‍ ‌‍ ‍‌ ‌​‌‍‌‌‌‍ ‍‌ ‌​​‍‌‌​ ‌‌‌​​‍‌‌ ‌‍‍ ‌‍‌‌‌ ‍‌​‍‌‌​ ​ ‌​‌​​‍‌‌​ ​ ‌​‌​​‍‌‌​ ​‍​ ​‍‌‍​ ​ ‍​‌‍​‍​ ‌‌‌‍​ ‌‍‌‍​ ‌‍​ ‌ ‌‍​‍‌‍​‌‌‍‌‌​ ​​​‍‌‌​ ​‍​ ​‍​‍‌‌​ ‌‌‌​‌​​‍ ‍‌‍​‍‌‍ ​‌‍ ‌‍​ ‌‍‍ ‌ ​ ​‍‌‌​ ‌‌‌​​‍‌‌ ‌‍‍ ‌‍‌‌‌ ‍‌​‍‌‌​ ​ ‌​‌​​‍‌‌​ ​ ‌​‌​​‍‌‌​ ​‍​ ​‍‌‍​ ​ ​‍‌‍​ ​ ‍​​ ​ ​ ​‍‌‍‌‍​ ​‌​ ​ ​ ​‌​ ‍‌​ ‍‌​‍‌‌​ ​‍​ ​‍​‍‌‌​ ‌‌‌​‌​​‍ ‍‌‍​‍‌‍ ‌‍‌​‌ ‍‌​‍‌‌​ ‌‌‌​​‍‌‌ ‌‍‍ ‌‍‌‌‌ ‍‌​‍‌‌​ ​ ‌​‌​​‍‌‌​ ​ ‌​‌​​‍‌‌​ ​‍​ ​‍‌‍​ ‌‍​‍‌‍‌‌‌‍​‍​ ‌‌‌‍‌‍​ ‌‌​ ‌ ‌‍​‌‌‍‌‌​ ​​​ ‌‌​‍‌‌​ ​‍​ ​‍​‍‌‌​ ‌‌‌​‌​​‍ ‍‌‍​ ‌‍‍​‌‍‍‌‌‍ ​‌‍‌​‌ ​‍‌‍‌‌‌‍ ‍​‍‌‌​ ‌‌‌​​‍‌‌ ‌‍‍ ‌‍‌‌‌ ‍‌​‍‌‌​ ​ ‌​‌​​‍‌‌​ ​ ‌​‌​​‍‌‌​ ​‍​ ​‍‌‍‌‍​ ​‍​ ‍‌​ ‌​​ ​‍‌‍​‌​ ​ ​ ‌‍​ ​‍‌‍​‍​ ​​​ ​‍​‍‌‌​ ​‍​ ​‍​‍‌‌​ ‌‌‌​‌​​‍ ‍‌ ‌​‌‍‌‌‌ ‍​‌ ‌​​ ‌‍​‍‌‍​‌‌ ​ ‌‍‌‌‌‌‌‌‌ ​‍‌‍ ​​ ‌‌‍‍​‌ ‌​‌ ‌​‌ ​​‌ ​ ​‍‌‌​ ​ ‌​​‌​‍‌‌​ ​‍‌​‌‍​‍‌‌​ ​‍‌​‌‍‌ ‌​‌ ‌‌​‍ ‍‌ ​ ‌‍​‌‌‍ ‍‌‍‍‌‌ ‌​‌ ‍‌​‍ ‍‌ ​ ‌ ‌​‌ ‌‌‌‍‌​‌‍‍‌‌‍ ​‍‌‍‌‍‍‌‌‍‌​​ ‌‌ ​​‌‍​‌‌‍‌ ‌‍‌‌​‍ ‌‌ ‌​‌‍‍‌‌‍ ​‌ ​ ‌‍‍ ‌ ‌‌‌‍‌​​‍ ‌‌ ‌​‌‍‍‌‌‍ ​​‍ ‌‌ ‌‍‌‍‍‌‌ ​‍‌‍‍ ‌ ​ ‌‍ ‌‍ ‌‌‍‍​‌‍‌‌‌‍‌​‌‍‌‌‌ ​‍​‍‌‍‌ ‌​‌ ‍‌‌ ​​‌‍‌‌​ ‌‌ ​​‌‍​‌‌‍‌ ‌‍‌‌​‍‌‍‌ ​​‌‍​‌‌ ‌​‌‍‍​​ ‌‌ ​ ‌‍‌‌‌‍​ ‌ ‌​‌‍‍‌‌‍ ‌‍ ‍‌ ​ ​‍‌‌​ ‌‌‌​​‍‌‌ ‌‍‍ ‌‍‌‌‌ ‍‌​‍‌‌​ ​ ‌​‌​​‍‌‌​ ​ ‌​‌​​‍‌‌​ ​‍​ ​‍​ ​‌​ ‌‍​ ​ ​ ​‍​ ‌‍​ ​‍‌‍​‍‌‍​ ​ ​‌‌‍‌​​ ‌ ‌‍‌‌​‍‌‌​ ​‍​ ​‍​‍‌‌​ ‌‌‌​‌​​‍ ‍‌‍​ ‌‍ ‌‍ ‍‌ ‌​‌‍‌‌‌‍ ‍‌ ‌​​‍‌‌​ ‌‌‌​​‍‌‌ ‌‍‍ ‌‍‌‌‌ ‍‌​‍‌‌​ ​ ‌​‌​​‍‌‌​ ​ ‌​‌​​‍‌‌​ ​‍​ ​‍‌‍​ ​ ‍​‌‍​‍​ ‌‌‌‍​ ‌‍‌‍​ ‌‍​ ‌ ‌‍​‍‌‍​‌‌‍‌‌​ ​​​‍‌‌​ ​‍​ ​‍​‍‌‌​ ‌‌‌​‌​​‍ ‍‌‍​‍‌‍ ​‌‍ ‌‍​ ‌‍‍ ‌ ​ ​‍‌‌​ ‌‌‌​​‍‌‌ ‌‍‍ ‌‍‌‌‌ ‍‌​‍‌‌​ ​ ‌​‌​​‍‌‌​ ​ ‌​‌​​‍‌‌​ ​‍​ ​‍‌‍​ ​ ​‍‌‍​ ​ ‍​​ ​ ​ ​‍‌‍‌‍​ ​‌​ ​ ​ ​‌​ ‍‌​ ‍‌​‍‌‌​ ​‍​ ​‍​‍‌‌​ ‌‌‌​‌​​‍ ‍‌‍​‍‌‍ ‌‍‌​‌ ‍‌​‍‌‌​ ‌‌‌​​‍‌‌ ‌‍‍ ‌‍‌‌‌ ‍‌​‍‌‌​ ​ ‌​‌​​‍‌‌​ ​ ‌​‌​​‍‌‌​ ​‍​ ​‍‌‍​ ‌‍​‍‌‍‌‌‌‍​‍​ ‌‌‌‍‌‍​ ‌‌​ ‌ ‌‍​‌‌‍‌‌​ ​​​ ‌‌​‍‌‌​ ​‍​ ​‍​‍‌‌​ ‌‌‌​‌​​‍ ‍‌‍​ ‌‍‍​‌‍‍‌‌‍ ​‌‍‌​‌ ​‍‌‍‌‌‌‍ ‍​‍‌‌​ ‌‌‌​​‍‌‌ ‌‍‍ ‌‍‌‌‌ ‍‌​‍‌‌​ ​ ‌​‌​​‍‌‌​ ​ ‌​‌​​‍‌‌​ ​‍​ ​‍‌‍‌‍​ ​‍​ ‍‌​ ‌​​ ​‍‌‍​‌​ ​ ​ ‌‍​ ​‍‌‍​‍​ ​​​ ​‍​‍‌‌​ ​‍​ ​‍​‍‌‌​ ‌‌‌​‌​​‍ ‍‌ ‌​‌‍‌‌‌ ‍​‌ ‌​​‍‌‍‌ ​​‌‍‌‌‌ ​‍‌ ​ ‌ ​​‌‍‌‌‌‍​ ‌ ‌​‌‍‍‌‌ ‌‍‌‍‌‌​ ‌‌ ​​‌ ‌‌‌‍​‍‌‍ ​‌‍‍‌‌ ​ ‌‍‍​‌‍‌‌‌‍‌​​‍​‍‌ ‌ 40373​​​​‌ ‍ ​‍​‍‌‍ ‌ ​‍‌‍‍‌‌‍‌ ‌‍‍‌‌‍ ‍​‍​‍​ ‍‍​‍​‍‌ ​ ‌‍​‌‌‍ ‍‌‍‍‌‌ ‌​‌ ‍‌​‍ ‍‌‍‍‌‌‍ ​‍​‍​‍ ​​‍​‍‌‍‍​‌ ​‍‌‍‌‌‌‍‌‍​‍​‍​ ‍‍​‍​‍‌‍‍​‌ ‌​‌ ‌​‌ ​​‌ ​ ​ ‍‍​‍ ​‍ ‌ ‌​‌ ‌‌​‍ ‍‌ ​ ‌‍​‌‌‍ ‍‌‍‍‌‌ ‌​‌ ‍‌​‍ ‍‌ ​ ‌ ‌​‌ ‌‌‌‍‌​‌‍‍‌‌‍ ​‍ ‌‍‍‌‌‍ ‍‌ ‌​‌‍‌‌‌‍ ‍‌ ‌​​‍ ‌‍‌‌‌‍‌​‌‍‍‌‌ ‌​​‍ ‌‍ ‌‌‍ ‌‍‌​‌‍‌‌​ ‌‌ ​​‌ ​‍‌‍‌‌‌ ​ ‌‍‌‌‌‍ ‍‌ ‌​‌‍​‌‌ ‌​‌‍‍‌‌‍ ‌‍ ‍​ ‍ ‌‍‍‌‌‍‌​​ ‌‌ ​​‌‍​‌‌‍‌ ‌‍‌‌​‍ ‌‌ ‌​‌‍‍‌‌‍ ​‌ ​ ‌‍‍ ‌ ‌‌‌‍‌​​‍ ‌‌ ‌​‌‍‍‌‌‍ ​​‍ ‌‌ ‌‍‌‍‍‌‌ ​‍‌‍‍ ‌ ​ ‌‍ ‌‍ ‌‌‍‍​‌‍‌‌‌‍‌​‌‍‌‌‌ ​‍​ ‍ ‌ ‌​‌ ‍‌‌ ​​‌‍‌‌​ ‌‌ ​​‌‍​‌‌‍‌ ‌‍‌‌​ ‍ ‌ ​​‌‍​‌‌ ‌​‌‍‍​​ ‌‌ ​ ‌‍‌‌‌‍​ ‌ ‌​‌‍‍‌‌‍ ‌‍ ‍‌ ​ ​‍‌‌​ ‌‌‌​​‍‌‌ ‌‍‍ ‌‍‌‌‌ ‍‌​‍‌‌​ ​ ‌​‌​​‍‌‌​ ​ ‌​‌​​‍‌‌​ ​‍​ ​‍​ ​‌​ ‌‍​ ​ ​ ​‍​ ‌‍​ ​‍‌‍​‍‌‍​ ​ ​‌‌‍‌​​ ‌ ‌‍‌‌​‍‌‌​ ​‍​ ​‍​‍‌‌​ ‌‌‌​‌​​‍ ‍‌‍​ ‌‍ ‌‍ ‍‌ ‌​‌‍‌‌‌‍ ‍‌ ‌​​‍‌‌​ ‌‌‌​​‍‌‌ ‌‍‍ ‌‍‌‌‌ ‍‌​‍‌‌​ ​ ‌​‌​​‍‌‌​ ​ ‌​‌​​‍‌‌​ ​‍​ ​‍‌‍​ ​ ‍​‌‍​‍​ ‌‌‌‍​ ‌‍‌‍​ ‌‍​ ‌ ‌‍​‍‌‍​‌‌‍‌‌​ ​​​‍‌‌​ ​‍​ ​‍​‍‌‌​ ‌‌‌​‌​​‍ ‍‌‍​‍‌‍ ​‌‍ ‌‍​ ‌‍‍ ‌ ​ ​‍‌‌​ ‌‌‌​​‍‌‌ ‌‍‍ ‌‍‌‌‌ ‍‌​‍‌‌​ ​ ‌​‌​​‍‌‌​ ​ ‌​‌​​‍‌‌​ ​‍​ ​‍‌‍​ ​ ​‍‌‍​ ​ ‍​​ ​ ​ ​‍‌‍‌‍​ ​‌​ ​ ​ ​‌​ ‍‌​ ‍‌​‍‌‌​ ​‍​ ​‍​‍‌‌​ ‌‌‌​‌​​‍ ‍‌‍​‍‌‍ ‌‍‌​‌ ‍‌​‍‌‌​ ‌‌‌​​‍‌‌ ‌‍‍ ‌‍‌‌‌ ‍‌​‍‌‌​ ​ ‌​‌​​‍‌‌​ ​ ‌​‌​​‍‌‌​ ​‍​ ​‍‌‍​ ‌‍​‍‌‍‌‌‌‍​‍​ ‌‌‌‍‌‍​ ‌‌​ ‌ ‌‍​‌‌‍‌‌​ ​​​ ‌‌​‍‌‌​ ​‍​ ​‍​‍‌‌​ ‌‌‌​‌​​‍ ‍‌‍​ ‌‍‍​‌‍‍‌‌‍ ​‌‍‌​‌ ​‍‌‍‌‌‌‍ ‍​‍‌‌​ ‌‌‌​​‍‌‌ ‌‍‍ ‌‍‌‌‌ ‍‌​‍‌‌​ ​ ‌​‌​​‍‌‌​ ​ ‌​‌​​‍‌‌​ ​‍​ ​‍‌‍‌‍​ ​‍​ ​ ​ ‌​‌‍‌​​ ‌‍‌‍​‌​ ​​​ ‌‌‌‍​‍‌‍‌‍‌‍​ ​‍‌‌​ ​‍​ ​‍​‍‌‌​ ‌‌‌​‌​​‍ ‍‌ ‌​‌‍‌‌‌ ‍​‌ ‌​​ ‌‍​‍‌‍​‌‌ ​ ‌‍‌‌‌‌‌‌‌ ​‍‌‍ ​​ ‌‌‍‍​‌ ‌​‌ ‌​‌ ​​‌ ​ ​‍‌‌​ ​ ‌​​‌​‍‌‌​ ​‍‌​‌‍​‍‌‌​ ​‍‌​‌‍‌ ‌​‌ ‌‌​‍ ‍‌ ​ ‌‍​‌‌‍ ‍‌‍‍‌‌ ‌​‌ ‍‌​‍ ‍‌ ​ ‌ ‌​‌ ‌‌‌‍‌​‌‍‍‌‌‍ ​‍‌‍‌‍‍‌‌‍‌​​ ‌‌ ​​‌‍​‌‌‍‌ ‌‍‌‌​‍ ‌‌ ‌​‌‍‍‌‌‍ ​‌ ​ ‌‍‍ ‌ ‌‌‌‍‌​​‍ ‌‌ ‌​‌‍‍‌‌‍ ​​‍ ‌‌ ‌‍‌‍‍‌‌ ​‍‌‍‍ ‌ ​ ‌‍ ‌‍ ‌‌‍‍​‌‍‌‌‌‍‌​‌‍‌‌‌ ​‍​‍‌‍‌ ‌​‌ ‍‌‌ ​​‌‍‌‌​ ‌‌ ​​‌‍​‌‌‍‌ ‌‍‌‌​‍‌‍‌ ​​‌‍​‌‌ ‌​‌‍‍​​ ‌‌ ​ ‌‍‌‌‌‍​ ‌ ‌​‌‍‍‌‌‍ ‌‍ ‍‌ ​ ​‍‌‌​ ‌‌‌​​‍‌‌ ‌‍‍ ‌‍‌‌‌ ‍‌​‍‌‌​ ​ ‌​‌​​‍‌‌​ ​ ‌​‌​​‍‌‌​ ​‍​ ​‍​ ​‌​ ‌‍​ ​ ​ ​‍​ ‌‍​ ​‍‌‍​‍‌‍​ ​ ​‌‌‍‌​​ ‌ ‌‍‌‌​‍‌‌​ ​‍​ ​‍​‍‌‌​ ‌‌‌​‌​​‍ ‍‌‍​ ‌‍ ‌‍ ‍‌ ‌​‌‍‌‌‌‍ ‍‌ ‌​​‍‌‌​ ‌‌‌​​‍‌‌ ‌‍‍ ‌‍‌‌‌ ‍‌​‍‌‌​ ​ ‌​‌​​‍‌‌​ ​ ‌​‌​​‍‌‌​ ​‍​ ​‍‌‍​ ​ ‍​‌‍​‍​ ‌‌‌‍​ ‌‍‌‍​ ‌‍​ ‌ ‌‍​‍‌‍​‌‌‍‌‌​ ​​​‍‌‌​ ​‍​ ​‍​‍‌‌​ ‌‌‌​‌​​‍ ‍‌‍​‍‌‍ ​‌‍ ‌‍​ ‌‍‍ ‌ ​ ​‍‌‌​ ‌‌‌​​‍‌‌ ‌‍‍ ‌‍‌‌‌ ‍‌​‍‌‌​ ​ ‌​‌​​‍‌‌​ ​ ‌​‌​​‍‌‌​ ​‍​ ​‍‌‍​ ​ ​‍‌‍​ ​ ‍​​ ​ ​ ​‍‌‍‌‍​ ​‌​ ​ ​ ​‌​ ‍‌​ ‍‌​‍‌‌​ ​‍​ ​‍​‍‌‌​ ‌‌‌​‌​​‍ ‍‌‍​‍‌‍ ‌‍‌​‌ ‍‌​‍‌‌​ ‌‌‌​​‍‌‌ ‌‍‍ ‌‍‌‌‌ ‍‌​‍‌‌​ ​ ‌​‌​​‍‌‌​ ​ ‌​‌​​‍‌‌​ ​‍​ ​‍‌‍​ ‌‍​‍‌‍‌‌‌‍​‍​ ‌‌‌‍‌‍​ ‌‌​ ‌ ‌‍​‌‌‍‌‌​ ​​​ ‌‌​‍‌‌​ ​‍​ ​‍​‍‌‌​ ‌‌‌​‌​​‍ ‍‌‍​ ‌‍‍​‌‍‍‌‌‍ ​‌‍‌​‌ ​‍‌‍‌‌‌‍ ‍​‍‌‌​ ‌‌‌​​‍‌‌ ‌‍‍ ‌‍‌‌‌ ‍‌​‍‌‌​ ​ ‌​‌​​‍‌‌​ ​ ‌​‌​​‍‌‌​ ​‍​ ​‍‌‍‌‍​ ​‍​ ​ ​ ‌​‌‍‌​​ ‌‍‌‍​‌​ ​​​ ‌‌‌‍​‍‌‍‌‍‌‍​ ​‍‌‌​ ​‍​ ​‍​‍‌‌​ ‌‌‌​‌​​‍ ‍‌ ‌​‌‍‌‌‌ ‍​‌ ‌​​‍‌‍‌ ​​‌‍‌‌‌ ​‍‌ ​ ‌ ​​‌‍‌‌‌‍​ ‌ ‌​‌‍‍‌‌ ‌‍‌‍‌‌​ ‌‌ ​​‌ ‌‌‌‍​‍‌‍ ​‌‍‍‌‌ ​ ‌‍‍​‌‍‌‌‌‍‌​​‍​‍‌ ‌ . Det er
vigtigt at være opmærksom på de specifikke AMU-
mål, da TU udelukkende giver tilskud til disse kurser.​​​​‌ ‍ ​‍​‍‌‍ ‌ ​‍‌‍‍‌‌‍‌ ‌‍‍‌‌‍ ‍​‍​‍​ ‍‍​‍​‍‌ ​ ‌‍​‌‌‍ ‍‌‍‍‌‌ ‌​‌ ‍‌​‍ ‍‌‍‍‌‌‍ ​‍​‍​‍ ​​‍​‍‌‍‍​‌ ​‍‌‍‌‌‌‍‌‍​‍​‍​ ‍‍​‍​‍‌‍‍​‌ ‌​‌ ‌​‌ ​​‌ ​ ​ ‍‍​‍ ​‍ ‌ ‌​‌ ‌‌​‍ ‍‌ ​ ‌‍​‌‌‍ ‍‌‍‍‌‌ ‌​‌ ‍‌​‍ ‍‌ ​ ‌ ‌​‌ ‌‌‌‍‌​‌‍‍‌‌‍ ​‍ ‌‍‍‌‌‍ ‍‌ ‌​‌‍‌‌‌‍ ‍‌ ‌​​‍ ‌‍‌‌‌‍‌​‌‍‍‌‌ ‌​​‍ ‌‍ ‌‌‍ ‌‍‌​‌‍‌‌​ ‌‌ ​​‌ ​‍‌‍‌‌‌ ​ ‌‍‌‌‌‍ ‍‌ ‌​‌‍​‌‌ ‌​‌‍‍‌‌‍ ‌‍ ‍​ ‍ ‌‍‍‌‌‍‌​​ ‌‌ ​​‌‍​‌‌‍‌ ‌‍‌‌​‍ ‌‌ ‌​‌‍‍‌‌‍ ​‌ ​ ‌‍‍ ‌ ‌‌‌‍‌​​‍ ‌‌ ‌​‌‍‍‌‌‍ ​​‍ ‌‌ ‌‍‌‍‍‌‌ ​‍‌‍‍ ‌ ​ ‌‍ ‌‍ ‌‌‍‍​‌‍‌‌‌‍‌​‌‍‌‌‌ ​‍​ ‍ ‌ ‌​‌ ‍‌‌ ​​‌‍‌‌​ ‌‌ ​​‌‍​‌‌‍‌ ‌‍‌‌​ ‍ ‌ ​​‌‍​‌‌ ‌​‌‍‍​​ ‌‌ ​ ‌‍‌‌‌‍​ ‌ ‌​‌‍‍‌‌‍ ‌‍ ‍‌ ​ ​‍‌‌​ ‌‌‌​​‍‌‌ ‌‍‍ ‌‍‌‌‌ ‍‌​‍‌‌​ ​ ‌​‌​​‍‌‌​ ​ ‌​‌​​‍‌‌​ ​‍​ ​‍​ ​‌​ ‌‍​ ​ ​ ​‍​ ‌‍​ ​‍‌‍​‍‌‍​ ​ ​‌‌‍‌​​ ‌ ‌‍‌‌​‍‌‌​ ​‍​ ​‍​‍‌‌​ ‌‌‌​‌​​‍ ‍‌‍​ ‌‍ ‌‍ ‍‌ ‌​‌‍‌‌‌‍ ‍‌ ‌​​‍‌‌​ ‌‌‌​​‍‌‌ ‌‍‍ ‌‍‌‌‌ ‍‌​‍‌‌​ ​ ‌​‌​​‍‌‌​ ​ ‌​‌​​‍‌‌​ ​‍​ ​‍‌‍​ ​ ‍​‌‍​‍​ ‌‌‌‍​ ‌‍‌‍​ ‌‍​ ‌ ‌‍​‍‌‍​‌‌‍‌‌​ ​​​‍‌‌​ ​‍​ ​‍​‍‌‌​ ‌‌‌​‌​​‍ ‍‌‍​‍‌‍ ​‌‍ ‌‍​ ‌‍‍ ‌ ​ ​‍‌‌​ ‌‌‌​​‍‌‌ ‌‍‍ ‌‍‌‌‌ ‍‌​‍‌‌​ ​ ‌​‌​​‍‌‌​ ​ ‌​‌​​‍‌‌​ ​‍​ ​‍‌‍​ ​ ​‍‌‍​ ​ ‍​​ ​ ​ ​‍‌‍‌‍​ ​‌​ ​ ​ ​‌​ ‍‌​ ‍‌​‍‌‌​ ​‍​ ​‍​‍‌‌​ ‌‌‌​‌​​‍ ‍‌‍​‍‌‍ ‌‍‌​‌ ‍‌​‍‌‌​ ‌‌‌​​‍‌‌ ‌‍‍ ‌‍‌‌‌ ‍‌​‍‌‌​ ​ ‌​‌​​‍‌‌​ ​ ‌​‌​​‍‌‌​ ​‍​ ​‍‌‍​ ‌‍​‍‌‍‌‌‌‍​‍​ ‌‌‌‍‌‍​ ‌‌​ ‌ ‌‍​‌‌‍‌‌​ ​​​ ‌‌​‍‌‌​ ​‍​ ​‍​‍‌‌​ ‌‌‌​‌​​‍ ‍‌‍​ ‌‍‍​‌‍‍‌‌‍ ​‌‍‌​‌ ​‍‌‍‌‌‌‍ ‍​‍‌‌​ ‌‌‌​​‍‌‌ ‌‍‍ ‌‍‌‌‌ ‍‌​‍‌‌​ ​ ‌​‌​​‍‌‌​ ​ ‌​‌​​‍‌‌​ ​‍​ ​‍​ ‌​‌‍​‌​ ‌ ‌‍‌‌​ ​‍‌‍​‍‌‍​‌‌‍​ ​ ‌‌‌‍​ ‌‍‌‌​ ​ ​‍‌‌​ ​‍​ ​‍​‍‌‌​ ‌‌‌​‌​​‍ ‍‌ ‌​‌‍‌‌‌ ‍​‌ ‌​​ ‌‍​‍‌‍​‌‌ ​ ‌‍‌‌‌‌‌‌‌ ​‍‌‍ ​​ ‌‌‍‍​‌ ‌​‌ ‌​‌ ​​‌ ​ ​‍‌‌​ ​ ‌​​‌​‍‌‌​ ​‍‌​‌‍​‍‌‌​ ​‍‌​‌‍‌ ‌​‌ ‌‌​‍ ‍‌ ​ ‌‍​‌‌‍ ‍‌‍‍‌‌ ‌​‌ ‍‌​‍ ‍‌ ​ ‌ ‌​‌ ‌‌‌‍‌​‌‍‍‌‌‍ ​‍‌‍‌‍‍‌‌‍‌​​ ‌‌ ​​‌‍​‌‌‍‌ ‌‍‌‌​‍ ‌‌ ‌​‌‍‍‌‌‍ ​‌ ​ ‌‍‍ ‌ ‌‌‌‍‌​​‍ ‌‌ ‌​‌‍‍‌‌‍ ​​‍ ‌‌ ‌‍‌‍‍‌‌ ​‍‌‍‍ ‌ ​ ‌‍ ‌‍ ‌‌‍‍​‌‍‌‌‌‍‌​‌‍‌‌‌ ​‍​‍‌‍‌ ‌​‌ ‍‌‌ ​​‌‍‌‌​ ‌‌ ​​‌‍​‌‌‍‌ ‌‍‌‌​‍‌‍‌ ​​‌‍​‌‌ ‌​‌‍‍​​ ‌‌ ​ ‌‍‌‌‌‍​ ‌ ‌​‌‍‍‌‌‍ ‌‍ ‍‌ ​ ​‍‌‌​ ‌‌‌​​‍‌‌ ‌‍‍ ‌‍‌‌‌ ‍‌​‍‌‌​ ​ ‌​‌​​‍‌‌​ ​ ‌​‌​​‍‌‌​ ​‍​ ​‍​ ​‌​ ‌‍​ ​ ​ ​‍​ ‌‍​ ​‍‌‍​‍‌‍​ ​ ​‌‌‍‌​​ ‌ ‌‍‌‌​‍‌‌​ ​‍​ ​‍​‍‌‌​ ‌‌‌​‌​​‍ ‍‌‍​ ‌‍ ‌‍ ‍‌ ‌​‌‍‌‌‌‍ ‍‌ ‌​​‍‌‌​ ‌‌‌​​‍‌‌ ‌‍‍ ‌‍‌‌‌ ‍‌​‍‌‌​ ​ ‌​‌​​‍‌‌​ ​ ‌​‌​​‍‌‌​ ​‍​ ​‍‌‍​ ​ ‍​‌‍​‍​ ‌‌‌‍​ ‌‍‌‍​ ‌‍​ ‌ ‌‍​‍‌‍​‌‌‍‌‌​ ​​​‍‌‌​ ​‍​ ​‍​‍‌‌​ ‌‌‌​‌​​‍ ‍‌‍​‍‌‍ ​‌‍ ‌‍​ ‌‍‍ ‌ ​ ​‍‌‌​ ‌‌‌​​‍‌‌ ‌‍‍ ‌‍‌‌‌ ‍‌​‍‌‌​ ​ ‌​‌​​‍‌‌​ ​ ‌​‌​​‍‌‌​ ​‍​ ​‍‌‍​ ​ ​‍‌‍​ ​ ‍​​ ​ ​ ​‍‌‍‌‍​ ​‌​ ​ ​ ​‌​ ‍‌​ ‍‌​‍‌‌​ ​‍​ ​‍​‍‌‌​ ‌‌‌​‌​​‍ ‍‌‍​‍‌‍ ‌‍‌​‌ ‍‌​‍‌‌​ ‌‌‌​​‍‌‌ ‌‍‍ ‌‍‌‌‌ ‍‌​‍‌‌​ ​ ‌​‌​​‍‌‌​ ​ ‌​‌​​‍‌‌​ ​‍​ ​‍‌‍​ ‌‍​‍‌‍‌‌‌‍​‍​ ‌‌‌‍‌‍​ ‌‌​ ‌ ‌‍​‌‌‍‌‌​ ​​​ ‌‌​‍‌‌​ ​‍​ ​‍​‍‌‌​ ‌‌‌​‌​​‍ ‍‌‍​ ‌‍‍​‌‍‍‌‌‍ ​‌‍‌​‌ ​‍‌‍‌‌‌‍ ‍​‍‌‌​ ‌‌‌​​‍‌‌ ‌‍‍ ‌‍‌‌‌ ‍‌​‍‌‌​ ​ ‌​‌​​‍‌‌​ ​ ‌​‌​​‍‌‌​ ​‍​ ​‍​ ‌​‌‍​‌​ ‌ ‌‍‌‌​ ​‍‌‍​‍‌‍​‌‌‍​ ​ ‌‌‌‍​ ‌‍‌‌​ ​ ​‍‌‌​ ​‍​ ​‍​‍‌‌​ ‌‌‌​‌​​‍ ‍‌ ‌​‌‍‌‌‌ ‍​‌ ‌​​‍‌‍‌ ​​‌‍‌‌‌ ​‍‌ ​ ‌ ​​‌‍‌‌‌‍​ ‌ ‌​‌‍‍‌‌ ‌‍‌‍‌‌​ ‌‌ ​​‌ ‌‌‌‍​‍‌‍ ​‌‍‍‌‌ ​ ‌‍‍​‌‍‌‌‌‍‌​​‍​‍‌ ‌
Bemærk, at Mentoruddannelsen er for medarbejdere i
virksomheden, der i forvejen har forbindelse til
lærlinge.​​​​‌ ‍ ​‍​‍‌‍ ‌ ​‍‌‍‍‌‌‍‌ ‌‍‍‌‌‍ ‍​‍​‍​ ‍‍​‍​‍‌ ​ ‌‍​‌‌‍ ‍‌‍‍‌‌ ‌​‌ ‍‌​‍ ‍‌‍‍‌‌‍ ​‍​‍​‍ ​​‍​‍‌‍‍​‌ ​‍‌‍‌‌‌‍‌‍​‍​‍​ ‍‍​‍​‍‌‍‍​‌ ‌​‌ ‌​‌ ​​‌ ​ ​ ‍‍​‍ ​‍ ‌ ‌​‌ ‌‌​‍ ‍‌ ​ ‌‍​‌‌‍ ‍‌‍‍‌‌ ‌​‌ ‍‌​‍ ‍‌ ​ ‌ ‌​‌ ‌‌‌‍‌​‌‍‍‌‌‍ ​‍ ‌‍‍‌‌‍ ‍‌ ‌​‌‍‌‌‌‍ ‍‌ ‌​​‍ ‌‍‌‌‌‍‌​‌‍‍‌‌ ‌​​‍ ‌‍ ‌‌‍ ‌‍‌​‌‍‌‌​ ‌‌ ​​‌ ​‍‌‍‌‌‌ ​ ‌‍‌‌‌‍ ‍‌ ‌​‌‍​‌‌ ‌​‌‍‍‌‌‍ ‌‍ ‍​ ‍ ‌‍‍‌‌‍‌​​ ‌‌ ​​‌‍​‌‌‍‌ ‌‍‌‌​‍ ‌‌ ‌​‌‍‍‌‌‍ ​‌ ​ ‌‍‍ ‌ ‌‌‌‍‌​​‍ ‌‌ ‌​‌‍‍‌‌‍ ​​‍ ‌‌ ‌‍‌‍‍‌‌ ​‍‌‍‍ ‌ ​ ‌‍ ‌‍ ‌‌‍‍​‌‍‌‌‌‍‌​‌‍‌‌‌ ​‍​ ‍ ‌ ‌​‌ ‍‌‌ ​​‌‍‌‌​ ‌‌ ​​‌‍​‌‌‍‌ ‌‍‌‌​ ‍ ‌ ​​‌‍​‌‌ ‌​‌‍‍​​ ‌‌ ​ ‌‍‌‌‌‍​ ‌ ‌​‌‍‍‌‌‍ ‌‍ ‍‌ ​ ​‍‌‌​ ‌‌‌​​‍‌‌ ‌‍‍ ‌‍‌‌‌ ‍‌​‍‌‌​ ​ ‌​‌​​‍‌‌​ ​ ‌​‌​​‍‌‌​ ​‍​ ​‍​ ​‌​ ‌‍​ ​ ​ ​‍​ ‌‍​ ​‍‌‍​‍‌‍​ ​ ​‌‌‍‌​​ ‌ ‌‍‌‌​‍‌‌​ ​‍​ ​‍​‍‌‌​ ‌‌‌​‌​​‍ ‍‌‍​ ‌‍ ‌‍ ‍‌ ‌​‌‍‌‌‌‍ ‍‌ ‌​​‍‌‌​ ‌‌‌​​‍‌‌ ‌‍‍ ‌‍‌‌‌ ‍‌​‍‌‌​ ​ ‌​‌​​‍‌‌​ ​ ‌​‌​​‍‌‌​ ​‍​ ​‍‌‍​ ​ ‍​‌‍​‍​ ‌‌‌‍​ ‌‍‌‍​ ‌‍​ ‌ ‌‍​‍‌‍​‌‌‍‌‌​ ​​​‍‌‌​ ​‍​ ​‍​‍‌‌​ ‌‌‌​‌​​‍ ‍‌‍​‍‌‍ ​‌‍ ‌‍​ ‌‍‍ ‌ ​ ​‍‌‌​ ‌‌‌​​‍‌‌ ‌‍‍ ‌‍‌‌‌ ‍‌​‍‌‌​ ​ ‌​‌​​‍‌‌​ ​ ‌​‌​​‍‌‌​ ​‍​ ​‍‌‍​ ​ ​‍‌‍​ ​ ‍​​ ​ ​ ​‍‌‍‌‍​ ​‌​ ​ ​ ​‌​ ‍‌​ ‍‌​‍‌‌​ ​‍​ ​‍​‍‌‌​ ‌‌‌​‌​​‍ ‍‌‍​‍‌‍ ‌‍‌​‌ ‍‌​‍‌‌​ ‌‌‌​​‍‌‌ ‌‍‍ ‌‍‌‌‌ ‍‌​‍‌‌​ ​ ‌​‌​​‍‌‌​ ​ ‌​‌​​‍‌‌​ ​‍​ ​‍​ ​‍​ ​ ​ ​​​ ‍​​ ‍‌​ ‌‍​ ‍‌‌‍‌‍​ ​‌‌‍​‌‌‍‌​​ ‌‍​‍‌‌​ ​‍​ ​‍​‍‌‌​ ‌‌‌​‌​​‍ ‍‌‍​ ‌‍‍​‌‍‍‌‌‍ ​‌‍‌​‌ ​‍‌‍‌‌‌‍ ‍​‍‌‌​ ‌‌‌​​‍‌‌ ‌‍‍ ‌‍‌‌‌ ‍‌​‍‌‌​ ​ ‌​‌​​‍‌‌​ ​ ‌​‌​​‍‌‌​ ​‍​ ​‍‌‍‌‌‌‍​‌​ ‌​​ ‌‌​ ‌‌​ ​​​ ‌‍​ ‌ ‌‍​‌‌‍‌​​ ‌‌‌‍​‍​‍‌‌​ ​‍​ ​‍​‍‌‌​ ‌‌‌​‌​​‍ ‍‌ ‌​‌‍‌‌‌ ‍​‌ ‌​​ ‌‍​‍‌‍​‌‌ ​ ‌‍‌‌‌‌‌‌‌ ​‍‌‍ ​​ ‌‌‍‍​‌ ‌​‌ ‌​‌ ​​‌ ​ ​‍‌‌​ ​ ‌​​‌​‍‌‌​ ​‍‌​‌‍​‍‌‌​ ​‍‌​‌‍‌ ‌​‌ ‌‌​‍ ‍‌ ​ ‌‍​‌‌‍ ‍‌‍‍‌‌ ‌​‌ ‍‌​‍ ‍‌ ​ ‌ ‌​‌ ‌‌‌‍‌​‌‍‍‌‌‍ ​‍‌‍‌‍‍‌‌‍‌​​ ‌‌ ​​‌‍​‌‌‍‌ ‌‍‌‌​‍ ‌‌ ‌​‌‍‍‌‌‍ ​‌ ​ ‌‍‍ ‌ ‌‌‌‍‌​​‍ ‌‌ ‌​‌‍‍‌‌‍ ​​‍ ‌‌ ‌‍‌‍‍‌‌ ​‍‌‍‍ ‌ ​ ‌‍ ‌‍ ‌‌‍‍​‌‍‌‌‌‍‌​‌‍‌‌‌ ​‍​‍‌‍‌ ‌​‌ ‍‌‌ ​​‌‍‌‌​ ‌‌ ​​‌‍​‌‌‍‌ ‌‍‌‌​‍‌‍‌ ​​‌‍​‌‌ ‌​‌‍‍​​ ‌‌ ​ ‌‍‌‌‌‍​ ‌ ‌​‌‍‍‌‌‍ ‌‍ ‍‌ ​ ​‍‌‌​ ‌‌‌​​‍‌‌ ‌‍‍ ‌‍‌‌‌ ‍‌​‍‌‌​ ​ ‌​‌​​‍‌‌​ ​ ‌​‌​​‍‌‌​ ​‍​ ​‍​ ​‌​ ‌‍​ ​ ​ ​‍​ ‌‍​ ​‍‌‍​‍‌‍​ ​ ​‌‌‍‌​​ ‌ ‌‍‌‌​‍‌‌​ ​‍​ ​‍​‍‌‌​ ‌‌‌​‌​​‍ ‍‌‍​ ‌‍ ‌‍ ‍‌ ‌​‌‍‌‌‌‍ ‍‌ ‌​​‍‌‌​ ‌‌‌​​‍‌‌ ‌‍‍ ‌‍‌‌‌ ‍‌​‍‌‌​ ​ ‌​‌​​‍‌‌​ ​ ‌​‌​​‍‌‌​ ​‍​ ​‍‌‍​ ​ ‍​‌‍​‍​ ‌‌‌‍​ ‌‍‌‍​ ‌‍​ ‌ ‌‍​‍‌‍​‌‌‍‌‌​ ​​​‍‌‌​ ​‍​ ​‍​‍‌‌​ ‌‌‌​‌​​‍ ‍‌‍​‍‌‍ ​‌‍ ‌‍​ ‌‍‍ ‌ ​ ​‍‌‌​ ‌‌‌​​‍‌‌ ‌‍‍ ‌‍‌‌‌ ‍‌​‍‌‌​ ​ ‌​‌​​‍‌‌​ ​ ‌​‌​​‍‌‌​ ​‍​ ​‍‌‍​ ​ ​‍‌‍​ ​ ‍​​ ​ ​ ​‍‌‍‌‍​ ​‌​ ​ ​ ​‌​ ‍‌​ ‍‌​‍‌‌​ ​‍​ ​‍​‍‌‌​ ‌‌‌​‌​​‍ ‍‌‍​‍‌‍ ‌‍‌​‌ ‍‌​‍‌‌​ ‌‌‌​​‍‌‌ ‌‍‍ ‌‍‌‌‌ ‍‌​‍‌‌​ ​ ‌​‌​​‍‌‌​ ​ ‌​‌​​‍‌‌​ ​‍​ ​‍​ ​‍​ ​ ​ ​​​ ‍​​ ‍‌​ ‌‍​ ‍‌‌‍‌‍​ ​‌‌‍​‌‌‍‌​​ ‌‍​‍‌‌​ ​‍​ ​‍​‍‌‌​ ‌‌‌​‌​​‍ ‍‌‍​ ‌‍‍​‌‍‍‌‌‍ ​‌‍‌​‌ ​‍‌‍‌‌‌‍ ‍​‍‌‌​ ‌‌‌​​‍‌‌ ‌‍‍ ‌‍‌‌‌ ‍‌​‍‌‌​ ​ ‌​‌​​‍‌‌​ ​ ‌​‌​​‍‌‌​ ​‍​ ​‍‌‍‌‌‌‍​‌​ ‌​​ ‌‌​ ‌‌​ ​​​ ‌‍​ ‌ ‌‍​‌‌‍‌​​ ‌‌‌‍​‍​‍‌‌​ ​‍​ ​‍​‍‌‌​ ‌‌‌​‌​​‍ ‍‌ ‌​‌‍‌‌‌ ‍​‌ ‌​​‍‌‍‌ ​​‌‍‌‌‌ ​‍‌ ​ ‌ ​​‌‍‌‌‌‍​ ‌ ‌​‌‍‍‌‌ ‌‍‌‍‌‌​ ‌‌ ​​‌ ‌‌‌‍​‍‌‍ ​‌‍‍‌‌ ​ ‌‍‍​‌‍‌‌‌‍‌​​‍​‍‌ ‌
Mentorbonussen kan søges, når mentoren er
færdiguddannet.​​​​‌ ‍ ​‍​‍‌‍ ‌ ​‍‌‍‍‌‌‍‌ ‌‍‍‌‌‍ ‍​‍​‍​ ‍‍​‍​‍‌ ​ ‌‍​‌‌‍ ‍‌‍‍‌‌ ‌​‌ ‍‌​‍ ‍‌‍‍‌‌‍ ​‍​‍​‍ ​​‍​‍‌‍‍​‌ ​‍‌‍‌‌‌‍‌‍​‍​‍​ ‍‍​‍​‍‌‍‍​‌ ‌​‌ ‌​‌ ​​‌ ​ ​ ‍‍​‍ ​‍ ‌ ‌​‌ ‌‌​‍ ‍‌ ​ ‌‍​‌‌‍ ‍‌‍‍‌‌ ‌​‌ ‍‌​‍ ‍‌ ​ ‌ ‌​‌ ‌‌‌‍‌​‌‍‍‌‌‍ ​‍ ‌‍‍‌‌‍ ‍‌ ‌​‌‍‌‌‌‍ ‍‌ ‌​​‍ ‌‍‌‌‌‍‌​‌‍‍‌‌ ‌​​‍ ‌‍ ‌‌‍ ‌‍‌​‌‍‌‌​ ‌‌ ​​‌ ​‍‌‍‌‌‌ ​ ‌‍‌‌‌‍ ‍‌ ‌​‌‍​‌‌ ‌​‌‍‍‌‌‍ ‌‍ ‍​ ‍ ‌‍‍‌‌‍‌​​ ‌‌ ​​‌‍​‌‌‍‌ ‌‍‌‌​‍ ‌‌ ‌​‌‍‍‌‌‍ ​‌ ​ ‌‍‍ ‌ ‌‌‌‍‌​​‍ ‌‌ ‌​‌‍‍‌‌‍ ​​‍ ‌‌ ‌‍‌‍‍‌‌ ​‍‌‍‍ ‌ ​ ‌‍ ‌‍ ‌‌‍‍​‌‍‌‌‌‍‌​‌‍‌‌‌ ​‍​ ‍ ‌ ‌​‌ ‍‌‌ ​​‌‍‌‌​ ‌‌ ​​‌‍​‌‌‍‌ ‌‍‌‌​ ‍ ‌ ​​‌‍​‌‌ ‌​‌‍‍​​ ‌‌ ​ ‌‍‌‌‌‍​ ‌ ‌​‌‍‍‌‌‍ ‌‍ ‍‌ ​ ​‍‌‌​ ‌‌‌​​‍‌‌ ‌‍‍ ‌‍‌‌‌ ‍‌​‍‌‌​ ​ ‌​‌​​‍‌‌​ ​ ‌​‌​​‍‌‌​ ​‍​ ​‍​ ​‌​ ‌‍​ ​ ​ ​‍​ ‌‍​ ​‍‌‍​‍‌‍​ ​ ​‌‌‍‌​​ ‌ ‌‍‌‌​‍‌‌​ ​‍​ ​‍​‍‌‌​ ‌‌‌​‌​​‍ ‍‌‍​ ‌‍ ‌‍ ‍‌ ‌​‌‍‌‌‌‍ ‍‌ ‌​​‍‌‌​ ‌‌‌​​‍‌‌ ‌‍‍ ‌‍‌‌‌ ‍‌​‍‌‌​ ​ ‌​‌​​‍‌‌​ ​ ‌​‌​​‍‌‌​ ​‍​ ​‍‌‍​ ​ ‍​‌‍​‍​ ‌‌‌‍​ ‌‍‌‍​ ‌‍​ ‌ ‌‍​‍‌‍​‌‌‍‌‌​ ​​​‍‌‌​ ​‍​ ​‍​‍‌‌​ ‌‌‌​‌​​‍ ‍‌‍​‍‌‍ ​‌‍ ‌‍​ ‌‍‍ ‌ ​ ​‍‌‌​ ‌‌‌​​‍‌‌ ‌‍‍ ‌‍‌‌‌ ‍‌​‍‌‌​ ​ ‌​‌​​‍‌‌​ ​ ‌​‌​​‍‌‌​ ​‍​ ​‍‌‍​ ​ ​‍‌‍​ ​ ‍​​ ​ ​ ​‍‌‍‌‍​ ​‌​ ​ ​ ​‌​ ‍‌​ ‍‌​‍‌‌​ ​‍​ ​‍​‍‌‌​ ‌‌‌​‌​​‍ ‍‌‍​‍‌‍ ‌‍‌​‌ ‍‌​‍‌‌​ ‌‌‌​​‍‌‌ ‌‍‍ ‌‍‌‌‌ ‍‌​‍‌‌​ ​ ‌​‌​​‍‌‌​ ​ ‌​‌​​‍‌‌​ ​‍​ ​‍​ ‌ ​ ‌ ‌‍‌‌‌‍​‍‌‍‌‌​ ​ ​ ​ ​ ‌​‌‍​‌​ ‌ ​ ‌ ‌‍​‌​‍‌‌​ ​‍​ ​‍​‍‌‌​ ‌‌‌​‌​​‍ ‍‌‍​ ‌‍‍​‌‍‍‌‌‍ ​‌‍‌​‌ ​‍‌‍‌‌‌‍ ‍​‍‌‌​ ‌‌‌​​‍‌‌ ‌‍‍ ‌‍‌‌‌ ‍‌​‍‌‌​ ​ ‌​‌​​‍‌‌​ ​ ‌​‌​​‍‌‌​ ​‍​ ​‍​ ‌ ​ ‌‌​ ‌ ‌‍‌‌​ ‌‍​ ‌‍‌‍​ ​ ‍‌‌‍​‍​ ‌​‌‍​ ​ ‌‌​‍‌‌​ ​‍​ ​‍​‍‌‌​ ‌‌‌​‌​​‍ ‍‌ ‌​‌‍‌‌‌ ‍​‌ ‌​​ ‌‍​‍‌‍​‌‌ ​ ‌‍‌‌‌‌‌‌‌ ​‍‌‍ ​​ ‌‌‍‍​‌ ‌​‌ ‌​‌ ​​‌ ​ ​‍‌‌​ ​ ‌​​‌​‍‌‌​ ​‍‌​‌‍​‍‌‌​ ​‍‌​‌‍‌ ‌​‌ ‌‌​‍ ‍‌ ​ ‌‍​‌‌‍ ‍‌‍‍‌‌ ‌​‌ ‍‌​‍ ‍‌ ​ ‌ ‌​‌ ‌‌‌‍‌​‌‍‍‌‌‍ ​‍‌‍‌‍‍‌‌‍‌​​ ‌‌ ​​‌‍​‌‌‍‌ ‌‍‌‌​‍ ‌‌ ‌​‌‍‍‌‌‍ ​‌ ​ ‌‍‍ ‌ ‌‌‌‍‌​​‍ ‌‌ ‌​‌‍‍‌‌‍ ​​‍ ‌‌ ‌‍‌‍‍‌‌ ​‍‌‍‍ ‌ ​ ‌‍ ‌‍ ‌‌‍‍​‌‍‌‌‌‍‌​‌‍‌‌‌ ​‍​‍‌‍‌ ‌​‌ ‍‌‌ ​​‌‍‌‌​ ‌‌ ​​‌‍​‌‌‍‌ ‌‍‌‌​‍‌‍‌ ​​‌‍​‌‌ ‌​‌‍‍​​ ‌‌ ​ ‌‍‌‌‌‍​ ‌ ‌​‌‍‍‌‌‍ ‌‍ ‍‌ ​ ​‍‌‌​ ‌‌‌​​‍‌‌ ‌‍‍ ‌‍‌‌‌ ‍‌​‍‌‌​ ​ ‌​‌​​‍‌‌​ ​ ‌​‌​​‍‌‌​ ​‍​ ​‍​ ​‌​ ‌‍​ ​ ​ ​‍​ ‌‍​ ​‍‌‍​‍‌‍​ ​ ​‌‌‍‌​​ ‌ ‌‍‌‌​‍‌‌​ ​‍​ ​‍​‍‌‌​ ‌‌‌​‌​​‍ ‍‌‍​ ‌‍ ‌‍ ‍‌ ‌​‌‍‌‌‌‍ ‍‌ ‌​​‍‌‌​ ‌‌‌​​‍‌‌ ‌‍‍ ‌‍‌‌‌ ‍‌​‍‌‌​ ​ ‌​‌​​‍‌‌​ ​ ‌​‌​​‍‌‌​ ​‍​ ​‍‌‍​ ​ ‍​‌‍​‍​ ‌‌‌‍​ ‌‍‌‍​ ‌‍​ ‌ ‌‍​‍‌‍​‌‌‍‌‌​ ​​​‍‌‌​ ​‍​ ​‍​‍‌‌​ ‌‌‌​‌​​‍ ‍‌‍​‍‌‍ ​‌‍ ‌‍​ ‌‍‍ ‌ ​ ​‍‌‌​ ‌‌‌​​‍‌‌ ‌‍‍ ‌‍‌‌‌ ‍‌​‍‌‌​ ​ ‌​‌​​‍‌‌​ ​ ‌​‌​​‍‌‌​ ​‍​ ​‍‌‍​ ​ ​‍‌‍​ ​ ‍​​ ​ ​ ​‍‌‍‌‍​ ​‌​ ​ ​ ​‌​ ‍‌​ ‍‌​‍‌‌​ ​‍​ ​‍​‍‌‌​ ‌‌‌​‌​​‍ ‍‌‍​‍‌‍ ‌‍‌​‌ ‍‌​‍‌‌​ ‌‌‌​​‍‌‌ ‌‍‍ ‌‍‌‌‌ ‍‌​‍‌‌​ ​ ‌​‌​​‍‌‌​ ​ ‌​‌​​‍‌‌​ ​‍​ ​‍​ ‌ ​ ‌ ‌‍‌‌‌‍​‍‌‍‌‌​ ​ ​ ​ ​ ‌​‌‍​‌​ ‌ ​ ‌ ‌‍​‌​‍‌‌​ ​‍​ ​‍​‍‌‌​ ‌‌‌​‌​​‍ ‍‌‍​ ‌‍‍​‌‍‍‌‌‍ ​‌‍‌​‌ ​‍‌‍‌‌‌‍ ‍​‍‌‌​ ‌‌‌​​‍‌‌ ‌‍‍ ‌‍‌‌‌ ‍‌​‍‌‌​ ​ ‌​‌​​‍‌‌​ ​ ‌​‌​​‍‌‌​ ​‍​ ​‍​ ‌ ​ ‌‌​ ‌ ‌‍‌‌​ ‌‍​ ‌‍‌‍​ ​ ‍‌‌‍​‍​ ‌​‌‍​ ​ ‌‌​‍‌‌​ ​‍​ ​‍​‍‌‌​ ‌‌‌​‌​​‍ ‍‌ ‌​‌‍‌‌‌ ‍​‌ ‌​​‍‌‍‌ ​​‌‍‌‌‌ ​‍‌ ​ ‌ ​​‌‍‌‌‌‍​ ‌ ‌​‌‍‍‌‌ ‌‍‌‍‌‌​ ‌‌ ​​‌ ‌‌‌‍​‍‌‍ ​‌‍‍‌‌ ​ ‌‍‍​‌‍‌‌‌‍‌​​‍​‍‌ ‌
Ansøgningen skal være indsendt senest 3 år efter, at
mentoren er færdiguddannet.​​​​‌ ‍ ​‍​‍‌‍ ‌ ​‍‌‍‍‌‌‍‌ ‌‍‍‌‌‍ ‍​‍​‍​ ‍‍​‍​‍‌ ​ ‌‍​‌‌‍ ‍‌‍‍‌‌ ‌​‌ ‍‌​‍ ‍‌‍‍‌‌‍ ​‍​‍​‍ ​​‍​‍‌‍‍​‌ ​‍‌‍‌‌‌‍‌‍​‍​‍​ ‍‍​‍​‍‌‍‍​‌ ‌​‌ ‌​‌ ​​‌ ​ ​ ‍‍​‍ ​‍ ‌ ‌​‌ ‌‌​‍ ‍‌ ​ ‌‍​‌‌‍ ‍‌‍‍‌‌ ‌​‌ ‍‌​‍ ‍‌ ​ ‌ ‌​‌ ‌‌‌‍‌​‌‍‍‌‌‍ ​‍ ‌‍‍‌‌‍ ‍‌ ‌​‌‍‌‌‌‍ ‍‌ ‌​​‍ ‌‍‌‌‌‍‌​‌‍‍‌‌ ‌​​‍ ‌‍ ‌‌‍ ‌‍‌​‌‍‌‌​ ‌‌ ​​‌ ​‍‌‍‌‌‌ ​ ‌‍‌‌‌‍ ‍‌ ‌​‌‍​‌‌ ‌​‌‍‍‌‌‍ ‌‍ ‍​ ‍ ‌‍‍‌‌‍‌​​ ‌‌ ​​‌‍​‌‌‍‌ ‌‍‌‌​‍ ‌‌ ‌​‌‍‍‌‌‍ ​‌ ​ ‌‍‍ ‌ ‌‌‌‍‌​​‍ ‌‌ ‌​‌‍‍‌‌‍ ​​‍ ‌‌ ‌‍‌‍‍‌‌ ​‍‌‍‍ ‌ ​ ‌‍ ‌‍ ‌‌‍‍​‌‍‌‌‌‍‌​‌‍‌‌‌ ​‍​ ‍ ‌ ‌​‌ ‍‌‌ ​​‌‍‌‌​ ‌‌ ​​‌‍​‌‌‍‌ ‌‍‌‌​ ‍ ‌ ​​‌‍​‌‌ ‌​‌‍‍​​ ‌‌ ​ ‌‍‌‌‌‍​ ‌ ‌​‌‍‍‌‌‍ ‌‍ ‍‌ ​ ​‍‌‌​ ‌‌‌​​‍‌‌ ‌‍‍ ‌‍‌‌‌ ‍‌​‍‌‌​ ​ ‌​‌​​‍‌‌​ ​ ‌​‌​​‍‌‌​ ​‍​ ​‍​ ​‌​ ‌‍​ ​ ​ ​‍​ ‌‍​ ​‍‌‍​‍‌‍​ ​ ​‌‌‍‌​​ ‌ ‌‍‌‌​‍‌‌​ ​‍​ ​‍​‍‌‌​ ‌‌‌​‌​​‍ ‍‌‍​ ‌‍ ‌‍ ‍‌ ‌​‌‍‌‌‌‍ ‍‌ ‌​​‍‌‌​ ‌‌‌​​‍‌‌ ‌‍‍ ‌‍‌‌‌ ‍‌​‍‌‌​ ​ ‌​‌​​‍‌‌​ ​ ‌​‌​​‍‌‌​ ​‍​ ​‍‌‍​ ​ ‍​‌‍​‍​ ‌‌‌‍​ ‌‍‌‍​ ‌‍​ ‌ ‌‍​‍‌‍​‌‌‍‌‌​ ​​​‍‌‌​ ​‍​ ​‍​‍‌‌​ ‌‌‌​‌​​‍ ‍‌‍​‍‌‍ ​‌‍ ‌‍​ ‌‍‍ ‌ ​ ​‍‌‌​ ‌‌‌​​‍‌‌ ‌‍‍ ‌‍‌‌‌ ‍‌​‍‌‌​ ​ ‌​‌​​‍‌‌​ ​ ‌​‌​​‍‌‌​ ​‍​ ​‍‌‍​ ​ ​‍‌‍​ ​ ‍​​ ​ ​ ​‍‌‍‌‍​ ​‌​ ​ ​ ​‌​ ‍‌​ ‍‌​‍‌‌​ ​‍​ ​‍​‍‌‌​ ‌‌‌​‌​​‍ ‍‌‍​‍‌‍ ‌‍‌​‌ ‍‌​‍‌‌​ ‌‌‌​​‍‌‌ ‌‍‍ ‌‍‌‌‌ ‍‌​‍‌‌​ ​ ‌​‌​​‍‌‌​ ​ ‌​‌​​‍‌‌​ ​‍​ ​‍​ ‍‌​ ‌‌‌‍‌‌​ ​​​ ‍‌​ ‌‍​ ‍‌​ ‌‍​ ‌‌‌‍​ ‌‍‌‍​ ​‍​‍‌‌​ ​‍​ ​‍​‍‌‌​ ‌‌‌​‌​​‍ ‍‌‍​ ‌‍‍​‌‍‍‌‌‍ ​‌‍‌​‌ ​‍‌‍‌‌‌‍ ‍​‍‌‌​ ‌‌‌​​‍‌‌ ‌‍‍ ‌‍‌‌‌ ‍‌​‍‌‌​ ​ ‌​‌​​‍‌‌​ ​ ‌​‌​​‍‌‌​ ​‍​ ​‍​ ​‍​ ‌ ​ ‌‍‌‍​‍​ ‌‍​ ‍‌​ ‌ ​ ​‍​ ‌‍​ ‌‌​ ​‌​ ​‍​‍‌‌​ ​‍​ ​‍​‍‌‌​ ‌‌‌​‌​​‍ ‍‌ ‌​‌‍‌‌‌ ‍​‌ ‌​​ ‌‍​‍‌‍​‌‌ ​ ‌‍‌‌‌‌‌‌‌ ​‍‌‍ ​​ ‌‌‍‍​‌ ‌​‌ ‌​‌ ​​‌ ​ ​‍‌‌​ ​ ‌​​‌​‍‌‌​ ​‍‌​‌‍​‍‌‌​ ​‍‌​‌‍‌ ‌​‌ ‌‌​‍ ‍‌ ​ ‌‍​‌‌‍ ‍‌‍‍‌‌ ‌​‌ ‍‌​‍ ‍‌ ​ ‌ ‌​‌ ‌‌‌‍‌​‌‍‍‌‌‍ ​‍‌‍‌‍‍‌‌‍‌​​ ‌‌ ​​‌‍​‌‌‍‌ ‌‍‌‌​‍ ‌‌ ‌​‌‍‍‌‌‍ ​‌ ​ ‌‍‍ ‌ ‌‌‌‍‌​​‍ ‌‌ ‌​‌‍‍‌‌‍ ​​‍ ‌‌ ‌‍‌‍‍‌‌ ​‍‌‍‍ ‌ ​ ‌‍ ‌‍ ‌‌‍‍​‌‍‌‌‌‍‌​‌‍‌‌‌ ​‍​‍‌‍‌ ‌​‌ ‍‌‌ ​​‌‍‌‌​ ‌‌ ​​‌‍​‌‌‍‌ ‌‍‌‌​‍‌‍‌ ​​‌‍​‌‌ ‌​‌‍‍​​ ‌‌ ​ ‌‍‌‌‌‍​ ‌ ‌​‌‍‍‌‌‍ ‌‍ ‍‌ ​ ​‍‌‌​ ‌‌‌​​‍‌‌ ‌‍‍ ‌‍‌‌‌ ‍‌​‍‌‌​ ​ ‌​‌​​‍‌‌​ ​ ‌​‌​​‍‌‌​ ​‍​ ​‍​ ​‌​ ‌‍​ ​ ​ ​‍​ ‌‍​ ​‍‌‍​‍‌‍​ ​ ​‌‌‍‌​​ ‌ ‌‍‌‌​‍‌‌​ ​‍​ ​‍​‍‌‌​ ‌‌‌​‌​​‍ ‍‌‍​ ‌‍ ‌‍ ‍‌ ‌​‌‍‌‌‌‍ ‍‌ ‌​​‍‌‌​ ‌‌‌​​‍‌‌ ‌‍‍ ‌‍‌‌‌ ‍‌​‍‌‌​ ​ ‌​‌​​‍‌‌​ ​ ‌​‌​​‍‌‌​ ​‍​ ​‍‌‍​ ​ ‍​‌‍​‍​ ‌‌‌‍​ ‌‍‌‍​ ‌‍​ ‌ ‌‍​‍‌‍​‌‌‍‌‌​ ​​​‍‌‌​ ​‍​ ​‍​‍‌‌​ ‌‌‌​‌​​‍ ‍‌‍​‍‌‍ ​‌‍ ‌‍​ ‌‍‍ ‌ ​ ​‍‌‌​ ‌‌‌​​‍‌‌ ‌‍‍ ‌‍‌‌‌ ‍‌​‍‌‌​ ​ ‌​‌​​‍‌‌​ ​ ‌​‌​​‍‌‌​ ​‍​ ​‍‌‍​ ​ ​‍‌‍​ ​ ‍​​ ​ ​ ​‍‌‍‌‍​ ​‌​ ​ ​ ​‌​ ‍‌​ ‍‌​‍‌‌​ ​‍​ ​‍​‍‌‌​ ‌‌‌​‌​​‍ ‍‌‍​‍‌‍ ‌‍‌​‌ ‍‌​‍‌‌​ ‌‌‌​​‍‌‌ ‌‍‍ ‌‍‌‌‌ ‍‌​‍‌‌​ ​ ‌​‌​​‍‌‌​ ​ ‌​‌​​‍‌‌​ ​‍​ ​‍​ ‍‌​ ‌‌‌‍‌‌​ ​​​ ‍‌​ ‌‍​ ‍‌​ ‌‍​ ‌‌‌‍​ ‌‍‌‍​ ​‍​‍‌‌​ ​‍​ ​‍​‍‌‌​ ‌‌‌​‌​​‍ ‍‌‍​ ‌‍‍​‌‍‍‌‌‍ ​‌‍‌​‌ ​‍‌‍‌‌‌‍ ‍​‍‌‌​ ‌‌‌​​‍‌‌ ‌‍‍ ‌‍‌‌‌ ‍‌​‍‌‌​ ​ ‌​‌​​‍‌‌​ ​ ‌​‌​​‍‌‌​ ​‍​ ​‍​ ​‍​ ‌ ​ ‌‍‌‍​‍​ ‌‍​ ‍‌​ ‌ ​ ​‍​ ‌‍​ ‌‌​ ​‌​ ​‍​‍‌‌​ ​‍​ ​‍​‍‌‌​ ‌‌‌​‌​​‍ ‍‌ ‌​‌‍‌‌‌ ‍​‌ ‌​​‍‌‍‌ ​​‌‍‌‌‌ ​‍‌ ​ ‌ ​​‌‍‌‌‌‍​ ‌ ‌​‌‍‍‌‌ ‌‍‌‍‌‌​ ‌‌ ​​‌ ‌‌‌‍​‍‌‍ ​‌‍‍‌‌ ​ ‌‍‍​‌‍‌‌‌‍‌​​‍​‍‌ ‌